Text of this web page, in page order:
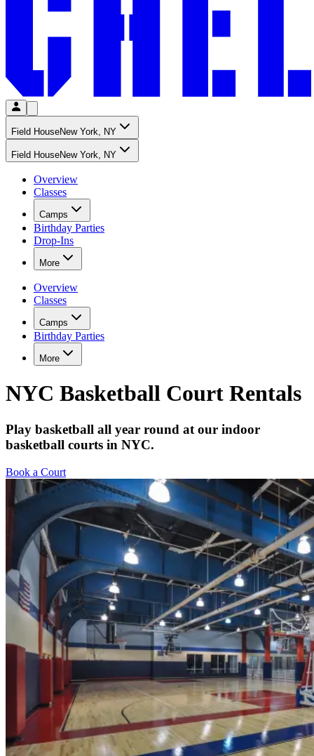
Field House​​​​‌ ‍ ​‍​‍‌‍ ‌ ​‍‌‍‍‌‌‍‌ ‌‍‍‌‌‍ ‍​‍​‍​ ‍‍​‍​‍‌ ​ ‌‍​‌‌‍ ‍‌‍‍‌‌ ‌​‌ ‍‌​‍ ‍‌‍‍‌‌‍ ​‍​‍​‍ ​​‍​‍‌‍‍​‌ ​‍‌‍‌‌‌‍‌‍​‍​‍​ ‍‍​‍​‍‌‍‍​‌ ‌​‌ ‌​‌ ​​‌ ​ ​ ‍‍​‍ ​‍ ‌‍​ ‌‍‍​‌‍‌‌‌‍ ​‌ ​ ‌‍‌‌‌‍​‌‌ ​​‌‍‍‌‌‍‌‌‌ ​‍‌ ​ ​‍ ‍‌ ​ ‌‍​‌‌‍ ‍‌‍‍‌‌ ‌​‌ ‍‌​‍ ‍‌ ​ ‌ ‌​‌ ‌‌‌‍‌​‌‍‍‌‌‍ ​‍ ‌‍‍‌‌‍ ‍‌ ‌​‌‍‌‌‌‍ ‍‌ ‌​​‍ ‌‍‌‌‌‍‌​‌‍‍‌‌ ‌​​‍ ‌‍ ‌‌‍ ‌‍‌​‌‍‌‌​ ‌‌ ​​‌ ​‍‌‍‌‌‌ ​ ‌‍‌‌‌‍ ‍‌ ‌​‌‍​‌‌ ‌​‌‍‍‌‌‍ ‌‍ ‍​ ‍ ‌‍‍‌‌‍‌​​ ‌​ ​​​ ‍​​ ​ ​ ‌ ​ ​​​ ​ ​ ​​‌‍​ ​‍ ‌​ ‌‍​ ‌ ​ ​‍‌‍​ ​‍ ‌​ ‌​‌‍‌‌‌‍​‍​ ‍​​‍ ‌‌‍​‍‌‍‌​​ ‌​‌‍​ ​‍ ‌​ ‍‌​ ​ ​ ‍​‌‍​‍​ ​ ‌‍​ ​ ‌‍​ ‌‍​ ‌‍​ ‍​​ ‍‌​ ​​​ ‍ ‌ ‌​‌ ‍‌‌ ​​‌‍‌‌​ ‌‌ ‌‍‌‍‌‌‌‍ ‍‌ ‌‌‌‍‌‌​ ‍ ‌ ​​‌‍​‌‌ ‌​‌‍‍​​ ‌‌ ​ ‌ ‌‌‌‍​‍‌​ ‍‌‍​‌‌ ‌‍‌‍‍‌‌‍‌ ‌‍​‌‌ ‌​‌‍‍‌‌‍ ‌‍ ‍​‍ ‍‌ ‌​‌‍‍‌‌ ‌​‌‍ ​‌‍‌‌​ ‌‍​‍‌‍​‌‌ ​ ‌‍‌‌‌‌‌‌‌ ​‍‌‍ ​​ ‌‌‍‍​‌ ‌​‌ ‌​‌ ​​‌ ​ ​‍‌‌​ ​ ‌​​‌​‍‌‌​ ​‍‌​‌‍​‍‌‌​ ​‍‌​‌‍‌‍​ ‌‍‍​‌‍‌‌‌‍ ​‌ ​ ‌‍‌‌‌‍​‌‌ ​​‌‍‍‌‌‍‌‌‌ ​‍‌ ​ ​‍ ‍‌ ​ ‌‍​‌‌‍ ‍‌‍‍‌‌ ‌​‌ ‍‌​‍ ‍‌ ​ ‌ ‌​‌ ‌‌‌‍‌​‌‍‍‌‌‍ ​‍‌‍‌‍‍‌‌‍‌​​ ‌​ ​​​ ‍​​ ​ ​ ‌ ​ ​​​ ​ ​ ​​‌‍​ ​‍ ‌​ ‌‍​ ‌ ​ ​‍‌‍​ ​‍ ‌​ ‌​‌‍‌‌‌‍​‍​ ‍​​‍ ‌‌‍​‍‌‍‌​​ ‌​‌‍​ ​‍ ‌​ ‍‌​ ​ ​ ‍​‌‍​‍​ ​ ‌‍​ ​ ‌‍​ ‌‍​ ‌‍​ ‍​​ ‍‌​ ​​​‍‌‍‌ ‌​‌ ‍‌‌ ​​‌‍‌‌​ ‌‌ ‌‍‌‍‌‌‌‍ ‍‌ ‌‌‌‍‌‌​‍‌‍‌ ​​‌‍​‌‌ ‌​‌‍‍​​ ‌‌ ​ ‌ ‌‌‌‍​‍‌​ ‍‌‍​‌‌ ‌‍‌‍‍‌‌‍‌ ‌‍​‌‌ ‌​‌‍‍‌‌‍ ‌‍ ‍​‍ ‍‌ ‌​‌‍‍‌‌ ‌​‌‍ ​‌‍‌‌​‍‌‍‌ ​​‌‍‌‌‌ ​‍‌ ​ ‌ ​​‌‍‌‌‌‍​ ‌ ‌​‌‍‍‌‌ ‌‍‌‍‌‌​ ‌‌ ​​‌ ‌‌‌‍​‍‌‍ ​‌‍‍‌‌ ​ ‌‍‍​‌‍‌‌‌‍‌​​‍​‍‌ ‌New York, NY​​​​‌ ‍ ​‍​‍‌‍ ‌ ​‍‌‍‍‌‌‍‌ ‌‍‍‌‌‍ ‍​‍​‍​ ‍‍​‍​‍‌ ​ ‌‍​‌‌‍ ‍‌‍‍‌‌ ‌​‌ ‍‌​‍ ‍‌‍‍‌‌‍ ​‍​‍​‍ ​​‍​‍‌‍‍​‌ ​‍‌‍‌‌‌‍‌‍​‍​‍​ ‍‍​‍​‍‌‍‍​‌ ‌​‌ ‌​‌ ​​‌ ​ ​ ‍‍​‍ ​‍ ‌‍​ ‌‍‍​‌‍‌‌‌‍ ​‌ ​ ‌‍‌‌‌‍​‌‌ ​​‌‍‍‌‌‍‌‌‌ ​‍‌ ​ ​‍ ‍‌ ​ ‌‍​‌‌‍ ‍‌‍‍‌‌ ‌​‌ ‍‌​‍ ‍‌ ​ ‌ ‌​‌ ‌‌‌‍‌​‌‍‍‌‌‍ ​‍ ‌‍‍‌‌‍ ‍‌ ‌​‌‍‌‌‌‍ ‍‌ ‌​​‍ ‌‍‌‌‌‍‌​‌‍‍‌‌ ‌​​‍ ‌‍ ‌‌‍ ‌‍‌​‌‍‌‌​ ‌‌ ​​‌ ​‍‌‍‌‌‌ ​ ‌‍‌‌‌‍ ‍‌ ‌​‌‍​‌‌ ‌​‌‍‍‌‌‍ ‌‍ ‍​ ‍ ‌‍‍‌‌‍‌​​ ‌​ ​​​ ‍​​ ​ ​ ‌ ​ ​​​ ​ ​ ​​‌‍​ ​‍ ‌​ ‌‍​ ‌ ​ ​‍‌‍​ ​‍ ‌​ ‌​‌‍‌‌‌‍​‍​ ‍​​‍ ‌‌‍​‍‌‍‌​​ ‌​‌‍​ ​‍ ‌​ ‍‌​ ​ ​ ‍​‌‍​‍​ ​ ‌‍​ ​ ‌‍​ ‌‍​ ‌‍​ ‍​​ ‍‌​ ​​​ ‍ ‌ ‌​‌ ‍‌‌ ​​‌‍‌‌​ ‌‌ ‌‍‌‍‌‌‌‍ ‍‌ ‌‌‌‍‌‌​ ‍ ‌ ​​‌‍​‌‌ ‌​‌‍‍​​ ‌‌ ‌‍‌‍‌‌‌‍ ‍‌ ‌‌‌‍‌‌‌​ ​‌‍ ‌‍​ ‌‍​‌‌ ‌​‌‍‍‌‌‍ ‌‍ ‍​ ‌‍​‍‌‍​‌‌ ​ ‌‍‌‌‌‌‌‌‌ ​‍‌‍ ​​ ‌‌‍‍​‌ ‌​‌ ‌​‌ ​​‌ ​ ​‍‌‌​ ​ ‌​​‌​‍‌‌​ ​‍‌​‌‍​‍‌‌​ ​‍‌​‌‍‌‍​ ‌‍‍​‌‍‌‌‌‍ ​‌ ​ ‌‍‌‌‌‍​‌‌ ​​‌‍‍‌‌‍‌‌‌ ​‍‌ ​ ​‍ ‍‌ ​ ‌‍​‌‌‍ ‍‌‍‍‌‌ ‌​‌ ‍‌​‍ ‍‌ ​ ‌ ‌​‌ ‌‌‌‍‌​‌‍‍‌‌‍ ​‍‌‍‌‍‍‌‌‍‌​​ ‌​ ​​​ ‍​​ ​ ​ ‌ ​ ​​​ ​ ​ ​​‌‍​ ​‍ ‌​ ‌‍​ ‌ ​ ​‍‌‍​ ​‍ ‌​ ‌​‌‍‌‌‌‍​‍​ ‍​​‍ ‌‌‍​‍‌‍‌​​ ‌​‌‍​ ​‍ ‌​ ‍‌​ ​ ​ ‍​‌‍​‍​ ​ ‌‍​ ​ ‌‍​ ‌‍​ ‌‍​ ‍​​ ‍‌​ ​​​‍‌‍‌ ‌​‌ ‍‌‌ ​​‌‍‌‌​ ‌‌ ‌‍‌‍‌‌‌‍ ‍‌ ‌‌‌‍‌‌​‍‌‍‌ ​​‌‍​‌‌ ‌​‌‍‍​​ ‌‌ ‌‍‌‍‌‌‌‍ ‍‌ ‌‌‌‍‌‌‌​ ​‌‍ ‌‍​ ‌‍​‌‌ ‌​‌‍‍‌‌‍ ‌‍ ‍​‍‌‍‌ ​​‌‍‌‌‌ ​‍‌ ​ ‌ ​​‌‍‌‌‌‍​ ‌ ‌​‌‍‍‌‌ ‌‍‌‍‌‌​ ‌‌ ​​‌ ‌‌‌‍​‍‌‍ ​‌‍‍‌‌ ​ ‌‍‍​‌‍‌‌‌‍‌​​‍​‍‌ ‌
Field House​​​​‌ ‍ ​‍​‍‌‍ ‌ ​‍‌‍‍‌‌‍‌ ‌‍‍‌‌‍ ‍​‍​‍​ ‍‍​‍​‍‌ ​ ‌‍​‌‌‍ ‍‌‍‍‌‌ ‌​‌ ‍‌​‍ ‍‌‍‍‌‌‍ ​‍​‍​‍ ​​‍​‍‌‍‍​‌ ​‍‌‍‌‌‌‍‌‍​‍​‍​ ‍‍​‍​‍‌‍‍​‌ ‌​‌ ‌​‌ ​​‌ ​ ​ ‍‍​‍ ​‍ ‌‍​ ‌‍‍​‌‍‌‌‌‍ ​‌ ​ ‌‍‌‌‌‍​‌‌ ​​‌‍‍‌‌‍‌‌‌ ​‍‌ ​ ​‍ ‍‌ ​ ‌‍​‌‌‍ ‍‌‍‍‌‌ ‌​‌ ‍‌​‍ ‍‌ ​ ‌ ‌​‌ ‌‌‌‍‌​‌‍‍‌‌‍ ​‍ ‌‍‍‌‌‍ ‍‌ ‌​‌‍‌‌‌‍ ‍‌ ‌​​‍ ‌‍‌‌‌‍‌​‌‍‍‌‌ ‌​​‍ ‌‍ ‌‌‍ ‌‍‌​‌‍‌‌​ ‌‌ ​​‌ ​‍‌‍‌‌‌ ​ ‌‍‌‌‌‍ ‍‌ ‌​‌‍​‌‌ ‌​‌‍‍‌‌‍ ‌‍ ‍​ ‍ ‌‍‍‌‌‍‌​​ ‌​ ​​​ ‍​​ ​ ​ ‌ ​ ​​​ ​ ​ ​​‌‍​ ​‍ ‌​ ‌‍​ ‌ ​ ​‍‌‍​ ​‍ ‌​ ‌​‌‍‌‌‌‍​‍​ ‍​​‍ ‌‌‍​‍‌‍‌​​ ‌​‌‍​ ​‍ ‌​ ‍‌​ ​ ​ ‍​‌‍​‍​ ​ ‌‍​ ​ ‌‍​ ‌‍​ ‌‍​ ‍​​ ‍‌​ ​​​ ‍ ‌ ‌​‌ ‍‌‌ ​​‌‍‌‌​ ‌‌ ‌‍‌‍‌‌‌‍ ‍‌ ‌‌‌‍‌‌​ ‍ ‌ ​​‌‍​‌‌ ‌​‌‍‍​​ ‌‌ ​ ‌ ‌‌‌‍​‍‌​ ‍‌‍​‌‌ ‌‍‌‍‍‌‌‍‌ ‌‍​‌‌ ‌​‌‍‍‌‌‍ ‌‍ ‍​‍ ‍‌ ‌​‌‍‍‌‌ ‌​‌‍ ​‌‍‌‌​ ‌‍​‍‌‍​‌‌ ​ ‌‍‌‌‌‌‌‌‌ ​‍‌‍ ​​ ‌‌‍‍​‌ ‌​‌ ‌​‌ ​​‌ ​ ​‍‌‌​ ​ ‌​​‌​‍‌‌​ ​‍‌​‌‍​‍‌‌​ ​‍‌​‌‍‌‍​ ‌‍‍​‌‍‌‌‌‍ ​‌ ​ ‌‍‌‌‌‍​‌‌ ​​‌‍‍‌‌‍‌‌‌ ​‍‌ ​ ​‍ ‍‌ ​ ‌‍​‌‌‍ ‍‌‍‍‌‌ ‌​‌ ‍‌​‍ ‍‌ ​ ‌ ‌​‌ ‌‌‌‍‌​‌‍‍‌‌‍ ​‍‌‍‌‍‍‌‌‍‌​​ ‌​ ​​​ ‍​​ ​ ​ ‌ ​ ​​​ ​ ​ ​​‌‍​ ​‍ ‌​ ‌‍​ ‌ ​ ​‍‌‍​ ​‍ ‌​ ‌​‌‍‌‌‌‍​‍​ ‍​​‍ ‌‌‍​‍‌‍‌​​ ‌​‌‍​ ​‍ ‌​ ‍‌​ ​ ​ ‍​‌‍​‍​ ​ ‌‍​ ​ ‌‍​ ‌‍​ ‌‍​ ‍​​ ‍‌​ ​​​‍‌‍‌ ‌​‌ ‍‌‌ ​​‌‍‌‌​ ‌‌ ‌‍‌‍‌‌‌‍ ‍‌ ‌‌‌‍‌‌​‍‌‍‌ ​​‌‍​‌‌ ‌​‌‍‍​​ ‌‌ ​ ‌ ‌‌‌‍​‍‌​ ‍‌‍​‌‌ ‌‍‌‍‍‌‌‍‌ ‌‍​‌‌ ‌​‌‍‍‌‌‍ ‌‍ ‍​‍ ‍‌ ‌​‌‍‍‌‌ ‌​‌‍ ​‌‍‌‌​‍‌‍‌ ​​‌‍‌‌‌ ​‍‌ ​ ‌ ​​‌‍‌‌‌‍​ ‌ ‌​‌‍‍‌‌ ‌‍‌‍‌‌​ ‌‌ ​​‌ ‌‌‌‍​‍‌‍ ​‌‍‍‌‌ ​ ‌‍‍​‌‍‌‌‌‍‌​​‍​‍‌ ‌New York, NY​​​​‌ ‍ ​‍​‍‌‍ ‌ ​‍‌‍‍‌‌‍‌ ‌‍‍‌‌‍ ‍​‍​‍​ ‍‍​‍​‍‌ ​ ‌‍​‌‌‍ ‍‌‍‍‌‌ ‌​‌ ‍‌​‍ ‍‌‍‍‌‌‍ ​‍​‍​‍ ​​‍​‍‌‍‍​‌ ​‍‌‍‌‌‌‍‌‍​‍​‍​ ‍‍​‍​‍‌‍‍​‌ ‌​‌ ‌​‌ ​​‌ ​ ​ ‍‍​‍ ​‍ ‌‍​ ‌‍‍​‌‍‌‌‌‍ ​‌ ​ ‌‍‌‌‌‍​‌‌ ​​‌‍‍‌‌‍‌‌‌ ​‍‌ ​ ​‍ ‍‌ ​ ‌‍​‌‌‍ ‍‌‍‍‌‌ ‌​‌ ‍‌​‍ ‍‌ ​ ‌ ‌​‌ ‌‌‌‍‌​‌‍‍‌‌‍ ​‍ ‌‍‍‌‌‍ ‍‌ ‌​‌‍‌‌‌‍ ‍‌ ‌​​‍ ‌‍‌‌‌‍‌​‌‍‍‌‌ ‌​​‍ ‌‍ ‌‌‍ ‌‍‌​‌‍‌‌​ ‌‌ ​​‌ ​‍‌‍‌‌‌ ​ ‌‍‌‌‌‍ ‍‌ ‌​‌‍​‌‌ ‌​‌‍‍‌‌‍ ‌‍ ‍​ ‍ ‌‍‍‌‌‍‌​​ ‌​ ​​​ ‍​​ ​ ​ ‌ ​ ​​​ ​ ​ ​​‌‍​ ​‍ ‌​ ‌‍​ ‌ ​ ​‍‌‍​ ​‍ ‌​ ‌​‌‍‌‌‌‍​‍​ ‍​​‍ ‌‌‍​‍‌‍‌​​ ‌​‌‍​ ​‍ ‌​ ‍‌​ ​ ​ ‍​‌‍​‍​ ​ ‌‍​ ​ ‌‍​ ‌‍​ ‌‍​ ‍​​ ‍‌​ ​​​ ‍ ‌ ‌​‌ ‍‌‌ ​​‌‍‌‌​ ‌‌ ‌‍‌‍‌‌‌‍ ‍‌ ‌‌‌‍‌‌​ ‍ ‌ ​​‌‍​‌‌ ‌​‌‍‍​​ ‌‌ ‌‍‌‍‌‌‌‍ ‍‌ ‌‌‌‍‌‌‌​ ​‌‍ ‌‍​ ‌‍​‌‌ ‌​‌‍‍‌‌‍ ‌‍ ‍​ ‌‍​‍‌‍​‌‌ ​ ‌‍‌‌‌‌‌‌‌ ​‍‌‍ ​​ ‌‌‍‍​‌ ‌​‌ ‌​‌ ​​‌ ​ ​‍‌‌​ ​ ‌​​‌​‍‌‌​ ​‍‌​‌‍​‍‌‌​ ​‍‌​‌‍‌‍​ ‌‍‍​‌‍‌‌‌‍ ​‌ ​ ‌‍‌‌‌‍​‌‌ ​​‌‍‍‌‌‍‌‌‌ ​‍‌ ​ ​‍ ‍‌ ​ ‌‍​‌‌‍ ‍‌‍‍‌‌ ‌​‌ ‍‌​‍ ‍‌ ​ ‌ ‌​‌ ‌‌‌‍‌​‌‍‍‌‌‍ ​‍‌‍‌‍‍‌‌‍‌​​ ‌​ ​​​ ‍​​ ​ ​ ‌ ​ ​​​ ​ ​ ​​‌‍​ ​‍ ‌​ ‌‍​ ‌ ​ ​‍‌‍​ ​‍ ‌​ ‌​‌‍‌‌‌‍​‍​ ‍​​‍ ‌‌‍​‍‌‍‌​​ ‌​‌‍​ ​‍ ‌​ ‍‌​ ​ ​ ‍​‌‍​‍​ ​ ‌‍​ ​ ‌‍​ ‌‍​ ‌‍​ ‍​​ ‍‌​ ​​​‍‌‍‌ ‌​‌ ‍‌‌ ​​‌‍‌‌​ ‌‌ ‌‍‌‍‌‌‌‍ ‍‌ ‌‌‌‍‌‌​‍‌‍‌ ​​‌‍​‌‌ ‌​‌‍‍​​ ‌‌ ‌‍‌‍‌‌‌‍ ‍‌ ‌‌‌‍‌‌‌​ ​‌‍ ‌‍​ ‌‍​‌‌ ‌​‌‍‍‌‌‍ ‌‍ ‍​‍‌‍‌ ​​‌‍‌‌‌ ​‍‌ ​ ‌ ​​‌‍‌‌‌‍​ ‌ ‌​‌‍‍‌‌ ‌‍‌‍‌‌​ ‌‌ ​​‌ ‌‌‌‍​‍‌‍ ​‌‍‍‌‌ ​ ‌‍‍​‌‍‌‌‌‍‌​​‍​‍‌ ‌
Overview​​​​‌ ‍ ​‍​‍‌‍ ‌ ​‍‌‍‍‌‌‍‌ ‌‍‍‌‌‍ ‍​‍​‍​ ‍‍​‍​‍‌ ​ ‌‍​‌‌‍ ‍‌‍‍‌‌ ‌​‌ ‍‌​‍ ‍‌‍‍‌‌‍ ​‍​‍​‍ ​​‍​‍‌‍‍​‌ ​‍‌‍‌‌‌‍‌‍​‍​‍​ ‍‍​‍​‍‌‍‍​‌ ‌​‌ ‌​‌ ​​‌ ​ ​ ‍‍​‍ ​‍ ‌‍​ ‌‍‍​‌‍‌‌‌‍ ​‌ ​ ‌‍‌‌‌‍​‌‌ ​​‌‍‍‌‌‍‌‌‌ ​‍‌ ​ ​‍ ‍‌ ​ ‌‍​‌‌‍ ‍‌‍‍‌‌ ‌​‌ ‍‌​‍ ‍‌ ​ ‌ ‌​‌ ‌‌‌‍‌​‌‍‍‌‌‍ ​‍ ‌‍‍‌‌‍ ‍‌ ‌​‌‍‌‌‌‍ ‍‌ ‌​​‍ ‌‍‌‌‌‍‌​‌‍‍‌‌ ‌​​‍ ‌‍ ‌‌‍ ‌‍‌​‌‍‌‌​ ‌‌ ​​‌ ​‍‌‍‌‌‌ ​ ‌‍‌‌‌‍ ‍‌ ‌​‌‍​‌‌ ‌​‌‍‍‌‌‍ ‌‍ ‍​ ‍ ‌‍‍‌‌‍‌​​ ‌​ ​​​ ‍​​ ​ ​ ‌ ​ ​​​ ​ ​ ​​‌‍​ ​‍ ‌​ ‌‍​ ‌ ​ ​‍‌‍​ ​‍ ‌​ ‌​‌‍‌‌‌‍​‍​ ‍​​‍ ‌‌‍​‍‌‍‌​​ ‌​‌‍​ ​‍ ‌​ ‍‌​ ​ ​ ‍​‌‍​‍​ ​ ‌‍​ ​ ‌‍​ ‌‍​ ‌‍​ ‍​​ ‍‌​ ​​​ ‍ ‌ ‌​‌ ‍‌‌ ​​‌‍‌‌​ ‌‌ ‌‍‌‍‌‌‌‍ ‍‌ ‌‌‌‍‌‌​ ‍ ‌ ​​‌‍​‌‌ ‌​‌‍‍​​ ‌‌ ​ ‌ ‌‌‌‍​‍‌​ ‍‌‍​‌‌ ‌‍‌‍‍‌‌‍‌ ‌‍​‌‌ ‌​‌‍‍‌‌‍ ‌‍ ‍​‍ ‍‌‍​ ‌‍ ‌‍ ​‌ ‌‌‌‍ ‌‌‍ ‍‌ ​ ​‍‌‌​ ‌‌‌​​‍‌‌ ‌‍‍ ‌‍‌‌‌ ‍‌​‍‌‌​ ​ ‌​‌​​‍‌‌​ ​ ‌​‌​​‍‌‌​ ​‍​ ​‍​ ‌‍‌‍‌‌​ ‍​​ ‌‍​ ​ ​ ​‍​ ‍‌‌‍‌‍​ ​​‌‍‌‍​ ​ ​ ​‌​ ​‍​ ​‌​ ‍​‌‍‌‍‌‍‌‍​ ‌​​ ‍‌​ ​​​ ​‌​ ​‍​ ‍‌​ ‌‍​ ‍​‌‍‌‍​ ‌​​ ‌‌​ ‍‌​ ‌ ​ ‌ ​ ‌‍​‍‌‌​ ​‍​ ​‍​‍‌‌​ ‌‌‌​‌​​‍ ‍‌‍ ​‌‍‍‌‌‍ ‍‌‍‍ ‌ ​ ​‍‌‌​ ‌‌‌​​‍‌‌ ‌‍‍ ‌‍‌‌‌ ‍‌​‍‌‌​ ​ ‌​‌​​‍‌‌​ ​ ‌​‌​​‍‌‌​ ​‍​ ​‍​ ‌‌​ ‍‌‌‍‌‍‌‍​‍​ ​ ​ ‌‌‌‍​ ‌‍‌‌​ ‍​‌‍​‌​ ‌ ‌‍​‍​‍‌‌​ ​‍​ ​‍​‍‌‌​ ‌‌‌​‌​​‍ ‍‌ ‌​‌‍‍‌‌ ‌​‌‍ ​‌‍‌‌​ ‌‍​‍‌‍​‌‌ ​ ‌‍‌‌‌‌‌‌‌ ​‍‌‍ ​​ ‌‌‍‍​‌ ‌​‌ ‌​‌ ​​‌ ​ ​‍‌‌​ ​ ‌​​‌​‍‌‌​ ​‍‌​‌‍​‍‌‌​ ​‍‌​‌‍‌‍​ ‌‍‍​‌‍‌‌‌‍ ​‌ ​ ‌‍‌‌‌‍​‌‌ ​​‌‍‍‌‌‍‌‌‌ ​‍‌ ​ ​‍ ‍‌ ​ ‌‍​‌‌‍ ‍‌‍‍‌‌ ‌​‌ ‍‌​‍ ‍‌ ​ ‌ ‌​‌ ‌‌‌‍‌​‌‍‍‌‌‍ ​‍‌‍‌‍‍‌‌‍‌​​ ‌​ ​​​ ‍​​ ​ ​ ‌ ​ ​​​ ​ ​ ​​‌‍​ ​‍ ‌​ ‌‍​ ‌ ​ ​‍‌‍​ ​‍ ‌​ ‌​‌‍‌‌‌‍​‍​ ‍​​‍ ‌‌‍​‍‌‍‌​​ ‌​‌‍​ ​‍ ‌​ ‍‌​ ​ ​ ‍​‌‍​‍​ ​ ‌‍​ ​ ‌‍​ ‌‍​ ‌‍​ ‍​​ ‍‌​ ​​​‍‌‍‌ ‌​‌ ‍‌‌ ​​‌‍‌‌​ ‌‌ ‌‍‌‍‌‌‌‍ ‍‌ ‌‌‌‍‌‌​‍‌‍‌ ​​‌‍​‌‌ ‌​‌‍‍​​ ‌‌ ​ ‌ ‌‌‌‍​‍‌​ ‍‌‍​‌‌ ‌‍‌‍‍‌‌‍‌ ‌‍​‌‌ ‌​‌‍‍‌‌‍ ‌‍ ‍​‍ ‍‌‍​ ‌‍ ‌‍ ​‌ ‌‌‌‍ ‌‌‍ ‍‌ ​ ​‍‌‌​ ‌‌‌​​‍‌‌ ‌‍‍ ‌‍‌‌‌ ‍‌​‍‌‌​ ​ ‌​‌​​‍‌‌​ ​ ‌​‌​​‍‌‌​ ​‍​ ​‍​ ‌‍‌‍‌‌​ ‍​​ ‌‍​ ​ ​ ​‍​ ‍‌‌‍‌‍​ ​​‌‍‌‍​ ​ ​ ​‌​ ​‍​ ​‌​ ‍​‌‍‌‍‌‍‌‍​ ‌​​ ‍‌​ ​​​ ​‌​ ​‍​ ‍‌​ ‌‍​ ‍​‌‍‌‍​ ‌​​ ‌‌​ ‍‌​ ‌ ​ ‌ ​ ‌‍​‍‌‌​ ​‍​ ​‍​‍‌‌​ ‌‌‌​‌​​‍ ‍‌‍ ​‌‍‍‌‌‍ ‍‌‍‍ ‌ ​ ​‍‌‌​ ‌‌‌​​‍‌‌ ‌‍‍ ‌‍‌‌‌ ‍‌​‍‌‌​ ​ ‌​‌​​‍‌‌​ ​ ‌​‌​​‍‌‌​ ​‍​ ​‍​ ‌‌​ ‍‌‌‍‌‍‌‍​‍​ ​ ​ ‌‌‌‍​ ‌‍‌‌​ ‍​‌‍​‌​ ‌ ‌‍​‍​‍‌‌​ ​‍​ ​‍​‍‌‌​ ‌‌‌​‌​​‍ ‍‌ ‌​‌‍‍‌‌ ‌​‌‍ ​‌‍‌‌​‍‌‍‌ ​​‌‍‌‌‌ ​‍‌ ​ ‌ ​​‌‍‌‌‌‍​ ‌ ‌​‌‍‍‌‌ ‌‍‌‍‌‌​ ‌‌ ​​‌ ‌‌‌‍​‍‌‍ ​‌‍‍‌‌ ​ ‌‍‍​‌‍‌‌‌‍‌​​‍​‍‌ ‌
Classes​​​​‌ ‍ ​‍​‍‌‍ ‌ ​‍‌‍‍‌‌‍‌ ‌‍‍‌‌‍ ‍​‍​‍​ ‍‍​‍​‍‌ ​ ‌‍​‌‌‍ ‍‌‍‍‌‌ ‌​‌ ‍‌​‍ ‍‌‍‍‌‌‍ ​‍​‍​‍ ​​‍​‍‌‍‍​‌ ​‍‌‍‌‌‌‍‌‍​‍​‍​ ‍‍​‍​‍‌‍‍​‌ ‌​‌ ‌​‌ ​​‌ ​ ​ ‍‍​‍ ​‍ ‌‍​ ‌‍‍​‌‍‌‌‌‍ ​‌ ​ ‌‍‌‌‌‍​‌‌ ​​‌‍‍‌‌‍‌‌‌ ​‍‌ ​ ​‍ ‍‌ ​ ‌‍​‌‌‍ ‍‌‍‍‌‌ ‌​‌ ‍‌​‍ ‍‌ ​ ‌ ‌​‌ ‌‌‌‍‌​‌‍‍‌‌‍ ​‍ ‌‍‍‌‌‍ ‍‌ ‌​‌‍‌‌‌‍ ‍‌ ‌​​‍ ‌‍‌‌‌‍‌​‌‍‍‌‌ ‌​​‍ ‌‍ ‌‌‍ ‌‍‌​‌‍‌‌​ ‌‌ ​​‌ ​‍‌‍‌‌‌ ​ ‌‍‌‌‌‍ ‍‌ ‌​‌‍​‌‌ ‌​‌‍‍‌‌‍ ‌‍ ‍​ ‍ ‌‍‍‌‌‍‌​​ ‌​ ​​​ ‍​​ ​ ​ ‌ ​ ​​​ ​ ​ ​​‌‍​ ​‍ ‌​ ‌‍​ ‌ ​ ​‍‌‍​ ​‍ ‌​ ‌​‌‍‌‌‌‍​‍​ ‍​​‍ ‌‌‍​‍‌‍‌​​ ‌​‌‍​ ​‍ ‌​ ‍‌​ ​ ​ ‍​‌‍​‍​ ​ ‌‍​ ​ ‌‍​ ‌‍​ ‌‍​ ‍​​ ‍‌​ ​​​ ‍ ‌ ‌​‌ ‍‌‌ ​​‌‍‌‌​ ‌‌ ‌‍‌‍‌‌‌‍ ‍‌ ‌‌‌‍‌‌​ ‍ ‌ ​​‌‍​‌‌ ‌​‌‍‍​​ ‌‌ ​ ‌ ‌‌‌‍​‍‌​ ‍‌‍​‌‌ ‌‍‌‍‍‌‌‍‌ ‌‍​‌‌ ‌​‌‍‍‌‌‍ ‌‍ ‍​‍ ‍‌‍​ ‌‍ ‌‍ ​‌ ‌‌‌‍ ‌‌‍ ‍‌ ​ ​‍‌‌​ ‌‌‌​​‍‌‌ ‌‍‍ ‌‍‌‌‌ ‍‌​‍‌‌​ ​ ‌​‌​​‍‌‌​ ​ ‌​‌​​‍‌‌​ ​‍​ ​‍​ ‍‌‌‍​‍​ ‌‌​ ‌‌​ ‌ ​ ‌‌​ ​ ​ ‍‌​ ​​​ ‌‌​ ​‍‌‍​‍​‍‌‌​ ​‍​ ​‍​‍‌‌​ ‌‌‌​‌​​‍ ‍‌‍ ​‌‍‍‌‌‍ ‍‌‍‍ ‌ ​ ​‍‌‌​ ‌‌‌​​‍‌‌ ‌‍‍ ‌‍‌‌‌ ‍‌​‍‌‌​ ​ ‌​‌​​‍‌‌​ ​ ‌​‌​​‍‌‌​ ​‍​ ​‍​ ‌‌​ ‍‌‌‍‌‍‌‍​‍​ ​ ​ ‌‌‌‍​ ‌‍‌‌​ ‍​‌‍​‌​ ‌ ‌‍​‍​‍‌‌​ ​‍​ ​‍​‍‌‌​ ‌‌‌​‌​​‍ ‍‌ ‌​‌‍‍‌‌ ‌​‌‍ ​‌‍‌‌​ ‌‍​‍‌‍​‌‌ ​ ‌‍‌‌‌‌‌‌‌ ​‍‌‍ ​​ ‌‌‍‍​‌ ‌​‌ ‌​‌ ​​‌ ​ ​‍‌‌​ ​ ‌​​‌​‍‌‌​ ​‍‌​‌‍​‍‌‌​ ​‍‌​‌‍‌‍​ ‌‍‍​‌‍‌‌‌‍ ​‌ ​ ‌‍‌‌‌‍​‌‌ ​​‌‍‍‌‌‍‌‌‌ ​‍‌ ​ ​‍ ‍‌ ​ ‌‍​‌‌‍ ‍‌‍‍‌‌ ‌​‌ ‍‌​‍ ‍‌ ​ ‌ ‌​‌ ‌‌‌‍‌​‌‍‍‌‌‍ ​‍‌‍‌‍‍‌‌‍‌​​ ‌​ ​​​ ‍​​ ​ ​ ‌ ​ ​​​ ​ ​ ​​‌‍​ ​‍ ‌​ ‌‍​ ‌ ​ ​‍‌‍​ ​‍ ‌​ ‌​‌‍‌‌‌‍​‍​ ‍​​‍ ‌‌‍​‍‌‍‌​​ ‌​‌‍​ ​‍ ‌​ ‍‌​ ​ ​ ‍​‌‍​‍​ ​ ‌‍​ ​ ‌‍​ ‌‍​ ‌‍​ ‍​​ ‍‌​ ​​​‍‌‍‌ ‌​‌ ‍‌‌ ​​‌‍‌‌​ ‌‌ ‌‍‌‍‌‌‌‍ ‍‌ ‌‌‌‍‌‌​‍‌‍‌ ​​‌‍​‌‌ ‌​‌‍‍​​ ‌‌ ​ ‌ ‌‌‌‍​‍‌​ ‍‌‍​‌‌ ‌‍‌‍‍‌‌‍‌ ‌‍​‌‌ ‌​‌‍‍‌‌‍ ‌‍ ‍​‍ ‍‌‍​ ‌‍ ‌‍ ​‌ ‌‌‌‍ ‌‌‍ ‍‌ ​ ​‍‌‌​ ‌‌‌​​‍‌‌ ‌‍‍ ‌‍‌‌‌ ‍‌​‍‌‌​ ​ ‌​‌​​‍‌‌​ ​ ‌​‌​​‍‌‌​ ​‍​ ​‍​ ‍‌‌‍​‍​ ‌‌​ ‌‌​ ‌ ​ ‌‌​ ​ ​ ‍‌​ ​​​ ‌‌​ ​‍‌‍​‍​‍‌‌​ ​‍​ ​‍​‍‌‌​ ‌‌‌​‌​​‍ ‍‌‍ ​‌‍‍‌‌‍ ‍‌‍‍ ‌ ​ ​‍‌‌​ ‌‌‌​​‍‌‌ ‌‍‍ ‌‍‌‌‌ ‍‌​‍‌‌​ ​ ‌​‌​​‍‌‌​ ​ ‌​‌​​‍‌‌​ ​‍​ ​‍​ ‌‌​ ‍‌‌‍‌‍‌‍​‍​ ​ ​ ‌‌‌‍​ ‌‍‌‌​ ‍​‌‍​‌​ ‌ ‌‍​‍​‍‌‌​ ​‍​ ​‍​‍‌‌​ ‌‌‌​‌​​‍ ‍‌ ‌​‌‍‍‌‌ ‌​‌‍ ​‌‍‌‌​‍‌‍‌ ​​‌‍‌‌‌ ​‍‌ ​ ‌ ​​‌‍‌‌‌‍​ ‌ ‌​‌‍‍‌‌ ‌‍‌‍‌‌​ ‌‌ ​​‌ ‌‌‌‍​‍‌‍ ​‌‍‍‌‌ ​ ‌‍‍​‌‍‌‌‌‍‌​​‍​‍‌ ‌
Camps​​​​‌ ‍ ​‍​‍‌‍ ‌ ​‍‌‍‍‌‌‍‌ ‌‍‍‌‌‍ ‍​‍​‍​ ‍‍​‍​‍‌ ​ ‌‍​‌‌‍ ‍‌‍‍‌‌ ‌​‌ ‍‌​‍ ‍‌‍‍‌‌‍ ​‍​‍​‍ ​​‍​‍‌‍‍​‌ ​‍‌‍‌‌‌‍‌‍​‍​‍​ ‍‍​‍​‍‌‍‍​‌ ‌​‌ ‌​‌ ​​‌ ​ ​ ‍‍​‍ ​‍ ‌‍​ ‌‍‍​‌‍‌‌‌‍ ​‌ ​ ‌‍‌‌‌‍​‌‌ ​​‌‍‍‌‌‍‌‌‌ ​‍‌ ​ ​‍ ‍‌ ​ ‌‍​‌‌‍ ‍‌‍‍‌‌ ‌​‌ ‍‌​‍ ‍‌ ​ ‌ ‌​‌ ‌‌‌‍‌​‌‍‍‌‌‍ ​‍ ‌‍‍‌‌‍ ‍‌ ‌​‌‍‌‌‌‍ ‍‌ ‌​​‍ ‌‍‌‌‌‍‌​‌‍‍‌‌ ‌​​‍ ‌‍ ‌‌‍ ‌‍‌​‌‍‌‌​ ‌‌ ​​‌ ​‍‌‍‌‌‌ ​ ‌‍‌‌‌‍ ‍‌ ‌​‌‍​‌‌ ‌​‌‍‍‌‌‍ ‌‍ ‍​ ‍ ‌‍‍‌‌‍‌​​ ‌​ ​​​ ‍​​ ​ ​ ‌ ​ ​​​ ​ ​ ​​‌‍​ ​‍ ‌​ ‌‍​ ‌ ​ ​‍‌‍​ ​‍ ‌​ ‌​‌‍‌‌‌‍​‍​ ‍​​‍ ‌‌‍​‍‌‍‌​​ ‌​‌‍​ ​‍ ‌​ ‍‌​ ​ ​ ‍​‌‍​‍​ ​ ‌‍​ ​ ‌‍​ ‌‍​ ‌‍​ ‍​​ ‍‌​ ​​​ ‍ ‌ ‌​‌ ‍‌‌ ​​‌‍‌‌​ ‌‌ ‌‍‌‍‌‌‌‍ ‍‌ ‌‌‌‍‌‌​ ‍ ‌ ​​‌‍​‌‌ ‌​‌‍‍​​ ‌‌ ​ ‌ ‌‌‌‍​‍‌​ ‍‌‍​‌‌ ‌‍‌‍‍‌‌‍‌ ‌‍​‌‌ ‌​‌‍‍‌‌‍ ‌‍ ‍​‍ ‍‌‍​ ‌‍ ‌‍ ​‌ ‌‌‌‍ ‌‌‍ ‍‌ ​ ​‍‌‌​ ‌‌‌​​‍‌‌ ‌‍‍ ‌‍‌‌‌ ‍‌​‍‌‌​ ​ ‌​‌​​‍‌‌​ ​ ‌​‌​​‍‌‌​ ​‍​ ​‍​ ‌ ‌‍​‍‌‍‌‌‌‍‌​​ ​​​ ‌ ‌‍​‍​ ‌‍‌‍‌​​ ‌‌​ ​ ‌‍​‌​‍‌‌​ ​‍​ ​‍​‍‌‌​ ‌‌‌​‌​​‍ ‍‌ ‌​‌‍‍‌‌ ‌​‌‍ ​‌‍‌‌​ ‌‍​‍‌‍​‌‌ ​ ‌‍‌‌‌‌‌‌‌ ​‍‌‍ ​​ ‌‌‍‍​‌ ‌​‌ ‌​‌ ​​‌ ​ ​‍‌‌​ ​ ‌​​‌​‍‌‌​ ​‍‌​‌‍​‍‌‌​ ​‍‌​‌‍‌‍​ ‌‍‍​‌‍‌‌‌‍ ​‌ ​ ‌‍‌‌‌‍​‌‌ ​​‌‍‍‌‌‍‌‌‌ ​‍‌ ​ ​‍ ‍‌ ​ ‌‍​‌‌‍ ‍‌‍‍‌‌ ‌​‌ ‍‌​‍ ‍‌ ​ ‌ ‌​‌ ‌‌‌‍‌​‌‍‍‌‌‍ ​‍‌‍‌‍‍‌‌‍‌​​ ‌​ ​​​ ‍​​ ​ ​ ‌ ​ ​​​ ​ ​ ​​‌‍​ ​‍ ‌​ ‌‍​ ‌ ​ ​‍‌‍​ ​‍ ‌​ ‌​‌‍‌‌‌‍​‍​ ‍​​‍ ‌‌‍​‍‌‍‌​​ ‌​‌‍​ ​‍ ‌​ ‍‌​ ​ ​ ‍​‌‍​‍​ ​ ‌‍​ ​ ‌‍​ ‌‍​ ‌‍​ ‍​​ ‍‌​ ​​​‍‌‍‌ ‌​‌ ‍‌‌ ​​‌‍‌‌​ ‌‌ ‌‍‌‍‌‌‌‍ ‍‌ ‌‌‌‍‌‌​‍‌‍‌ ​​‌‍​‌‌ ‌​‌‍‍​​ ‌‌ ​ ‌ ‌‌‌‍​‍‌​ ‍‌‍​‌‌ ‌‍‌‍‍‌‌‍‌ ‌‍​‌‌ ‌​‌‍‍‌‌‍ ‌‍ ‍​‍ ‍‌‍​ ‌‍ ‌‍ ​‌ ‌‌‌‍ ‌‌‍ ‍‌ ​ ​‍‌‌​ ‌‌‌​​‍‌‌ ‌‍‍ ‌‍‌‌‌ ‍‌​‍‌‌​ ​ ‌​‌​​‍‌‌​ ​ ‌​‌​​‍‌‌​ ​‍​ ​‍​ ‌ ‌‍​‍‌‍‌‌‌‍‌​​ ​​​ ‌ ‌‍​‍​ ‌‍‌‍‌​​ ‌‌​ ​ ‌‍​‌​‍‌‌​ ​‍​ ​‍​‍‌‌​ ‌‌‌​‌​​‍ ‍‌ ‌​‌‍‍‌‌ ‌​‌‍ ​‌‍‌‌​‍‌‍‌ ​​‌‍‌‌‌ ​‍‌ ​ ‌ ​​‌‍‌‌‌‍​ ‌ ‌​‌‍‍‌‌ ‌‍‌‍‌‌​ ‌‌ ​​‌ ‌‌‌‍​‍‌‍ ​‌‍‍‌‌ ​ ‌‍‍​‌‍‌‌‌‍‌​​‍​‍‌ ‌
Birthday Parties​​​​‌ ‍ ​‍​‍‌‍ ‌ ​‍‌‍‍‌‌‍‌ ‌‍‍‌‌‍ ‍​‍​‍​ ‍‍​‍​‍‌ ​ ‌‍​‌‌‍ ‍‌‍‍‌‌ ‌​‌ ‍‌​‍ ‍‌‍‍‌‌‍ ​‍​‍​‍ ​​‍​‍‌‍‍​‌ ​‍‌‍‌‌‌‍‌‍​‍​‍​ ‍‍​‍​‍‌‍‍​‌ ‌​‌ ‌​‌ ​​‌ ​ ​ ‍‍​‍ ​‍ ‌‍​ ‌‍‍​‌‍‌‌‌‍ ​‌ ​ ‌‍‌‌‌‍​‌‌ ​​‌‍‍‌‌‍‌‌‌ ​‍‌ ​ ​‍ ‍‌ ​ ‌‍​‌‌‍ ‍‌‍‍‌‌ ‌​‌ ‍‌​‍ ‍‌ ​ ‌ ‌​‌ ‌‌‌‍‌​‌‍‍‌‌‍ ​‍ ‌‍‍‌‌‍ ‍‌ ‌​‌‍‌‌‌‍ ‍‌ ‌​​‍ ‌‍‌‌‌‍‌​‌‍‍‌‌ ‌​​‍ ‌‍ ‌‌‍ ‌‍‌​‌‍‌‌​ ‌‌ ​​‌ ​‍‌‍‌‌‌ ​ ‌‍‌‌‌‍ ‍‌ ‌​‌‍​‌‌ ‌​‌‍‍‌‌‍ ‌‍ ‍​ ‍ ‌‍‍‌‌‍‌​​ ‌​ ​​​ ‍​​ ​ ​ ‌ ​ ​​​ ​ ​ ​​‌‍​ ​‍ ‌​ ‌‍​ ‌ ​ ​‍‌‍​ ​‍ ‌​ ‌​‌‍‌‌‌‍​‍​ ‍​​‍ ‌‌‍​‍‌‍‌​​ ‌​‌‍​ ​‍ ‌​ ‍‌​ ​ ​ ‍​‌‍​‍​ ​ ‌‍​ ​ ‌‍​ ‌‍​ ‌‍​ ‍​​ ‍‌​ ​​​ ‍ ‌ ‌​‌ ‍‌‌ ​​‌‍‌‌​ ‌‌ ‌‍‌‍‌‌‌‍ ‍‌ ‌‌‌‍‌‌​ ‍ ‌ ​​‌‍​‌‌ ‌​‌‍‍​​ ‌‌ ​ ‌ ‌‌‌‍​‍‌​ ‍‌‍​‌‌ ‌‍‌‍‍‌‌‍‌ ‌‍​‌‌ ‌​‌‍‍‌‌‍ ‌‍ ‍​‍ ‍‌‍​ ‌‍ ‌‍ ​‌ ‌‌‌‍ ‌‌‍ ‍‌ ​ ​‍‌‌​ ‌‌‌​​‍‌‌ ‌‍‍ ‌‍‌‌‌ ‍‌​‍‌‌​ ​ ‌​‌​​‍‌‌​ ​ ‌​‌​​‍‌‌​ ​‍​ ​‍‌‍‌‌‌‍‌‍​ ‌‌​ ‌​​ ‌‌​ ‌‍​ ‌‌​ ‌​‌‍‌​​ ‌‍​ ​ ‌‍​‌​‍‌‌​ ​‍​ ​‍​‍‌‌​ ‌‌‌​‌​​‍ ‍‌‍ ​‌‍‍‌‌‍ ‍‌‍‍ ‌ ​ ​‍‌‌​ ‌‌‌​​‍‌‌ ‌‍‍ ‌‍‌‌‌ ‍‌​‍‌‌​ ​ ‌​‌​​‍‌‌​ ​ ‌​‌​​‍‌‌​ ​‍​ ​‍‌‍​‌​ ​ ​ ‌ ​ ‍‌​ ​ ​ ‍‌​ ​​‌‍‌‍​ ‍‌​ ​​‌‍​‌‌‍‌‌​‍‌‌​ ​‍​ ​‍​‍‌‌​ ‌‌‌​‌​​‍ ‍‌ ‌​‌‍‍‌‌ ‌​‌‍ ​‌‍‌‌​ ‌‍​‍‌‍​‌‌ ​ ‌‍‌‌‌‌‌‌‌ ​‍‌‍ ​​ ‌‌‍‍​‌ ‌​‌ ‌​‌ ​​‌ ​ ​‍‌‌​ ​ ‌​​‌​‍‌‌​ ​‍‌​‌‍​‍‌‌​ ​‍‌​‌‍‌‍​ ‌‍‍​‌‍‌‌‌‍ ​‌ ​ ‌‍‌‌‌‍​‌‌ ​​‌‍‍‌‌‍‌‌‌ ​‍‌ ​ ​‍ ‍‌ ​ ‌‍​‌‌‍ ‍‌‍‍‌‌ ‌​‌ ‍‌​‍ ‍‌ ​ ‌ ‌​‌ ‌‌‌‍‌​‌‍‍‌‌‍ ​‍‌‍‌‍‍‌‌‍‌​​ ‌​ ​​​ ‍​​ ​ ​ ‌ ​ ​​​ ​ ​ ​​‌‍​ ​‍ ‌​ ‌‍​ ‌ ​ ​‍‌‍​ ​‍ ‌​ ‌​‌‍‌‌‌‍​‍​ ‍​​‍ ‌‌‍​‍‌‍‌​​ ‌​‌‍​ ​‍ ‌​ ‍‌​ ​ ​ ‍​‌‍​‍​ ​ ‌‍​ ​ ‌‍​ ‌‍​ ‌‍​ ‍​​ ‍‌​ ​​​‍‌‍‌ ‌​‌ ‍‌‌ ​​‌‍‌‌​ ‌‌ ‌‍‌‍‌‌‌‍ ‍‌ ‌‌‌‍‌‌​‍‌‍‌ ​​‌‍​‌‌ ‌​‌‍‍​​ ‌‌ ​ ‌ ‌‌‌‍​‍‌​ ‍‌‍​‌‌ ‌‍‌‍‍‌‌‍‌ ‌‍​‌‌ ‌​‌‍‍‌‌‍ ‌‍ ‍​‍ ‍‌‍​ ‌‍ ‌‍ ​‌ ‌‌‌‍ ‌‌‍ ‍‌ ​ ​‍‌‌​ ‌‌‌​​‍‌‌ ‌‍‍ ‌‍‌‌‌ ‍‌​‍‌‌​ ​ ‌​‌​​‍‌‌​ ​ ‌​‌​​‍‌‌​ ​‍​ ​‍‌‍‌‌‌‍‌‍​ ‌‌​ ‌​​ ‌‌​ ‌‍​ ‌‌​ ‌​‌‍‌​​ ‌‍​ ​ ‌‍​‌​‍‌‌​ ​‍​ ​‍​‍‌‌​ ‌‌‌​‌​​‍ ‍‌‍ ​‌‍‍‌‌‍ ‍‌‍‍ ‌ ​ ​‍‌‌​ ‌‌‌​​‍‌‌ ‌‍‍ ‌‍‌‌‌ ‍‌​‍‌‌​ ​ ‌​‌​​‍‌‌​ ​ ‌​‌​​‍‌‌​ ​‍​ ​‍‌‍​‌​ ​ ​ ‌ ​ ‍‌​ ​ ​ ‍‌​ ​​‌‍‌‍​ ‍‌​ ​​‌‍​‌‌‍‌‌​‍‌‌​ ​‍​ ​‍​‍‌‌​ ‌‌‌​‌​​‍ ‍‌ ‌​‌‍‍‌‌ ‌​‌‍ ​‌‍‌‌​‍‌‍‌ ​​‌‍‌‌‌ ​‍‌ ​ ‌ ​​‌‍‌‌‌‍​ ‌ ‌​‌‍‍‌‌ ‌‍‌‍‌‌​ ‌‌ ​​‌ ‌‌‌‍​‍‌‍ ​‌‍‍‌‌ ​ ‌‍‍​‌‍‌‌‌‍‌​​‍​‍‌ ‌
Drop-Ins​​​​‌ ‍ ​‍​‍‌‍ ‌ ​‍‌‍‍‌‌‍‌ ‌‍‍‌‌‍ ‍​‍​‍​ ‍‍​‍​‍‌ ​ ‌‍​‌‌‍ ‍‌‍‍‌‌ ‌​‌ ‍‌​‍ ‍‌‍‍‌‌‍ ​‍​‍​‍ ​​‍​‍‌‍‍​‌ ​‍‌‍‌‌‌‍‌‍​‍​‍​ ‍‍​‍​‍‌‍‍​‌ ‌​‌ ‌​‌ ​​‌ ​ ​ ‍‍​‍ ​‍ ‌‍​ ‌‍‍​‌‍‌‌‌‍ ​‌ ​ ‌‍‌‌‌‍​‌‌ ​​‌‍‍‌‌‍‌‌‌ ​‍‌ ​ ​‍ ‍‌ ​ ‌‍​‌‌‍ ‍‌‍‍‌‌ ‌​‌ ‍‌​‍ ‍‌ ​ ‌ ‌​‌ ‌‌‌‍‌​‌‍‍‌‌‍ ​‍ ‌‍‍‌‌‍ ‍‌ ‌​‌‍‌‌‌‍ ‍‌ ‌​​‍ ‌‍‌‌‌‍‌​‌‍‍‌‌ ‌​​‍ ‌‍ ‌‌‍ ‌‍‌​‌‍‌‌​ ‌‌ ​​‌ ​‍‌‍‌‌‌ ​ ‌‍‌‌‌‍ ‍‌ ‌​‌‍​‌‌ ‌​‌‍‍‌‌‍ ‌‍ ‍​ ‍ ‌‍‍‌‌‍‌​​ ‌​ ​​​ ‍​​ ​ ​ ‌ ​ ​​​ ​ ​ ​​‌‍​ ​‍ ‌​ ‌‍​ ‌ ​ ​‍‌‍​ ​‍ ‌​ ‌​‌‍‌‌‌‍​‍​ ‍​​‍ ‌‌‍​‍‌‍‌​​ ‌​‌‍​ ​‍ ‌​ ‍‌​ ​ ​ ‍​‌‍​‍​ ​ ‌‍​ ​ ‌‍​ ‌‍​ ‌‍​ ‍​​ ‍‌​ ​​​ ‍ ‌ ‌​‌ ‍‌‌ ​​‌‍‌‌​ ‌‌ ‌‍‌‍‌‌‌‍ ‍‌ ‌‌‌‍‌‌​ ‍ ‌ ​​‌‍​‌‌ ‌​‌‍‍​​ ‌‌ ​ ‌ ‌‌‌‍​‍‌​ ‍‌‍​‌‌ ‌‍‌‍‍‌‌‍‌ ‌‍​‌‌ ‌​‌‍‍‌‌‍ ‌‍ ‍​‍ ‍‌‍​ ‌‍ ‌‍ ​‌ ‌‌‌‍ ‌‌‍ ‍‌ ​ ​‍‌‌​ ‌‌‌​​‍‌‌ ‌‍‍ ‌‍‌‌‌ ‍‌​‍‌‌​ ​ ‌​‌​​‍‌‌​ ​ ‌​‌​​‍‌‌​ ​‍​ ​‍​ ‌​​ ‌‍‌‍​‌‌‍​‌‌‍‌‍​ ​​​ ‌​​ ‌‍​ ‍​‌‍‌‍​ ‍‌‌‍‌​​‍‌‌​ ​‍​ ​‍​‍‌‌​ ‌‌‌​‌​​‍ ‍‌‍ ​‌‍‍‌‌‍ ‍‌‍‍ ‌ ​ ​‍‌‌​ ‌‌‌​​‍‌‌ ‌‍‍ ‌‍‌‌‌ ‍‌​‍‌‌​ ​ ‌​‌​​‍‌‌​ ​ ‌​‌​​‍‌‌​ ​‍​ ​‍​ ​ ​ ​‌​ ‍‌​ ​ ‌‍​‍​ ​ ​ ‌‍​ ‌ ​ ‍‌‌‍‌‍‌‍​‌​ ‍‌​‍‌‌​ ​‍​ ​‍​‍‌‌​ ‌‌‌​‌​​‍ ‍‌ ‌​‌‍‍‌‌ ‌​‌‍ ​‌‍‌‌​ ‌‍​‍‌‍​‌‌ ​ ‌‍‌‌‌‌‌‌‌ ​‍‌‍ ​​ ‌‌‍‍​‌ ‌​‌ ‌​‌ ​​‌ ​ ​‍‌‌​ ​ ‌​​‌​‍‌‌​ ​‍‌​‌‍​‍‌‌​ ​‍‌​‌‍‌‍​ ‌‍‍​‌‍‌‌‌‍ ​‌ ​ ‌‍‌‌‌‍​‌‌ ​​‌‍‍‌‌‍‌‌‌ ​‍‌ ​ ​‍ ‍‌ ​ ‌‍​‌‌‍ ‍‌‍‍‌‌ ‌​‌ ‍‌​‍ ‍‌ ​ ‌ ‌​‌ ‌‌‌‍‌​‌‍‍‌‌‍ ​‍‌‍‌‍‍‌‌‍‌​​ ‌​ ​​​ ‍​​ ​ ​ ‌ ​ ​​​ ​ ​ ​​‌‍​ ​‍ ‌​ ‌‍​ ‌ ​ ​‍‌‍​ ​‍ ‌​ ‌​‌‍‌‌‌‍​‍​ ‍​​‍ ‌‌‍​‍‌‍‌​​ ‌​‌‍​ ​‍ ‌​ ‍‌​ ​ ​ ‍​‌‍​‍​ ​ ‌‍​ ​ ‌‍​ ‌‍​ ‌‍​ ‍​​ ‍‌​ ​​​‍‌‍‌ ‌​‌ ‍‌‌ ​​‌‍‌‌​ ‌‌ ‌‍‌‍‌‌‌‍ ‍‌ ‌‌‌‍‌‌​‍‌‍‌ ​​‌‍​‌‌ ‌​‌‍‍​​ ‌‌ ​ ‌ ‌‌‌‍​‍‌​ ‍‌‍​‌‌ ‌‍‌‍‍‌‌‍‌ ‌‍​‌‌ ‌​‌‍‍‌‌‍ ‌‍ ‍​‍ ‍‌‍​ ‌‍ ‌‍ ​‌ ‌‌‌‍ ‌‌‍ ‍‌ ​ ​‍‌‌​ ‌‌‌​​‍‌‌ ‌‍‍ ‌‍‌‌‌ ‍‌​‍‌‌​ ​ ‌​‌​​‍‌‌​ ​ ‌​‌​​‍‌‌​ ​‍​ ​‍​ ‌​​ ‌‍‌‍​‌‌‍​‌‌‍‌‍​ ​​​ ‌​​ ‌‍​ ‍​‌‍‌‍​ ‍‌‌‍‌​​‍‌‌​ ​‍​ ​‍​‍‌‌​ ‌‌‌​‌​​‍ ‍‌‍ ​‌‍‍‌‌‍ ‍‌‍‍ ‌ ​ ​‍‌‌​ ‌‌‌​​‍‌‌ ‌‍‍ ‌‍‌‌‌ ‍‌​‍‌‌​ ​ ‌​‌​​‍‌‌​ ​ ‌​‌​​‍‌‌​ ​‍​ ​‍​ ​ ​ ​‌​ ‍‌​ ​ ‌‍​‍​ ​ ​ ‌‍​ ‌ ​ ‍‌‌‍‌‍‌‍​‌​ ‍‌​‍‌‌​ ​‍​ ​‍​‍‌‌​ ‌‌‌​‌​​‍ ‍‌ ‌​‌‍‍‌‌ ‌​‌‍ ​‌‍‌‌​‍‌‍‌ ​​‌‍‌‌‌ ​‍‌ ​ ‌ ​​‌‍‌‌‌‍​ ‌ ‌​‌‍‍‌‌ ‌‍‌‍‌‌​ ‌‌ ​​‌ ‌‌‌‍​‍‌‍ ​‌‍‍‌‌ ​ ‌‍‍​‌‍‌‌‌‍‌​​‍​‍‌ ‌
More
Overview​​​​‌ ‍ ​‍​‍‌‍ ‌ ​‍‌‍‍‌‌‍‌ ‌‍‍‌‌‍ ‍​‍​‍​ ‍‍​‍​‍‌ ​ ‌‍​‌‌‍ ‍‌‍‍‌‌ ‌​‌ ‍‌​‍ ‍‌‍‍‌‌‍ ​‍​‍​‍ ​​‍​‍‌‍‍​‌ ​‍‌‍‌‌‌‍‌‍​‍​‍​ ‍‍​‍​‍‌‍‍​‌ ‌​‌ ‌​‌ ​​‌ ​ ​ ‍‍​‍ ​‍ ‌‍​ ‌‍‍​‌‍‌‌‌‍ ​‌ ​ ‌‍‌‌‌‍​‌‌ ​​‌‍‍‌‌‍‌‌‌ ​‍‌ ​ ​‍ ‍‌ ​ ‌‍​‌‌‍ ‍‌‍‍‌‌ ‌​‌ ‍‌​‍ ‍‌ ​ ‌ ‌​‌ ‌‌‌‍‌​‌‍‍‌‌‍ ​‍ ‌‍‍‌‌‍ ‍‌ ‌​‌‍‌‌‌‍ ‍‌ ‌​​‍ ‌‍‌‌‌‍‌​‌‍‍‌‌ ‌​​‍ ‌‍ ‌‌‍ ‌‍‌​‌‍‌‌​ ‌‌ ​​‌ ​‍‌‍‌‌‌ ​ ‌‍‌‌‌‍ ‍‌ ‌​‌‍​‌‌ ‌​‌‍‍‌‌‍ ‌‍ ‍​ ‍ ‌‍‍‌‌‍‌​​ ‌​ ​​​ ‍​​ ​ ​ ‌ ​ ​​​ ​ ​ ​​‌‍​ ​‍ ‌​ ‌‍​ ‌ ​ ​‍‌‍​ ​‍ ‌​ ‌​‌‍‌‌‌‍​‍​ ‍​​‍ ‌‌‍​‍‌‍‌​​ ‌​‌‍​ ​‍ ‌​ ‍‌​ ​ ​ ‍​‌‍​‍​ ​ ‌‍​ ​ ‌‍​ ‌‍​ ‌‍​ ‍​​ ‍‌​ ​​​ ‍ ‌ ‌​‌ ‍‌‌ ​​‌‍‌‌​ ‌‌ ‌‍‌‍‌‌‌‍ ‍‌ ‌‌‌‍‌‌​ ‍ ‌ ​​‌‍​‌‌ ‌​‌‍‍​​ ‌‌ ​ ‌ ‌‌‌‍​‍‌​ ‍‌‍​‌‌ ‌‍‌‍‍‌‌‍‌ ‌‍​‌‌ ‌​‌‍‍‌‌‍ ‌‍ ‍​‍ ‍‌‍​ ‌‍ ‌‍ ​‌ ‌‌‌‍ ‌‌‍ ‍‌ ​ ​‍‌‌​ ‌‌‌​​‍‌‌ ‌‍‍ ‌‍‌‌‌ ‍‌​‍‌‌​ ​ ‌​‌​​‍‌‌​ ​ ‌​‌​​‍‌‌​ ​‍​ ​‍​ ‌‍‌‍‌‌​ ‍​​ ‌‍​ ​ ​ ​‍​ ‍‌‌‍‌‍​ ​​‌‍‌‍​ ​ ​ ​‌​ ​‍​ ​‌​ ‍​‌‍‌‍‌‍‌‍​ ‌​​ ‍‌​ ​​​ ​‌​ ​‍​ ‍‌​ ‌‍​ ‍​‌‍‌‍​ ‌​​ ‌‌​ ‍‌​ ‌ ​ ‌ ​ ‌‍​‍‌‌​ ​‍​ ​‍​‍‌‌​ ‌‌‌​‌​​‍ ‍‌‍ ​‌‍‍‌‌‍ ‍‌‍‍ ‌ ​ ​‍‌‌​ ‌‌‌​​‍‌‌ ‌‍‍ ‌‍‌‌‌ ‍‌​‍‌‌​ ​ ‌​‌​​‍‌‌​ ​ ‌​‌​​‍‌‌​ ​‍​ ​‍​ ‌‌​ ‍‌‌‍‌‍‌‍​‍​ ​ ​ ‌‌‌‍​ ‌‍‌‌​ ‍​‌‍​‌​ ‌ ‌‍​‍​‍‌‌​ ​‍​ ​‍​‍‌‌​ ‌‌‌​‌​​‍ ‍‌ ‌​‌‍‍‌‌ ‌​‌‍ ​‌‍‌‌​ ‌‍​‍‌‍​‌‌ ​ ‌‍‌‌‌‌‌‌‌ ​‍‌‍ ​​ ‌‌‍‍​‌ ‌​‌ ‌​‌ ​​‌ ​ ​‍‌‌​ ​ ‌​​‌​‍‌‌​ ​‍‌​‌‍​‍‌‌​ ​‍‌​‌‍‌‍​ ‌‍‍​‌‍‌‌‌‍ ​‌ ​ ‌‍‌‌‌‍​‌‌ ​​‌‍‍‌‌‍‌‌‌ ​‍‌ ​ ​‍ ‍‌ ​ ‌‍​‌‌‍ ‍‌‍‍‌‌ ‌​‌ ‍‌​‍ ‍‌ ​ ‌ ‌​‌ ‌‌‌‍‌​‌‍‍‌‌‍ ​‍‌‍‌‍‍‌‌‍‌​​ ‌​ ​​​ ‍​​ ​ ​ ‌ ​ ​​​ ​ ​ ​​‌‍​ ​‍ ‌​ ‌‍​ ‌ ​ ​‍‌‍​ ​‍ ‌​ ‌​‌‍‌‌‌‍​‍​ ‍​​‍ ‌‌‍​‍‌‍‌​​ ‌​‌‍​ ​‍ ‌​ ‍‌​ ​ ​ ‍​‌‍​‍​ ​ ‌‍​ ​ ‌‍​ ‌‍​ ‌‍​ ‍​​ ‍‌​ ​​​‍‌‍‌ ‌​‌ ‍‌‌ ​​‌‍‌‌​ ‌‌ ‌‍‌‍‌‌‌‍ ‍‌ ‌‌‌‍‌‌​‍‌‍‌ ​​‌‍​‌‌ ‌​‌‍‍​​ ‌‌ ​ ‌ ‌‌‌‍​‍‌​ ‍‌‍​‌‌ ‌‍‌‍‍‌‌‍‌ ‌‍​‌‌ ‌​‌‍‍‌‌‍ ‌‍ ‍​‍ ‍‌‍​ ‌‍ ‌‍ ​‌ ‌‌‌‍ ‌‌‍ ‍‌ ​ ​‍‌‌​ ‌‌‌​​‍‌‌ ‌‍‍ ‌‍‌‌‌ ‍‌​‍‌‌​ ​ ‌​‌​​‍‌‌​ ​ ‌​‌​​‍‌‌​ ​‍​ ​‍​ ‌‍‌‍‌‌​ ‍​​ ‌‍​ ​ ​ ​‍​ ‍‌‌‍‌‍​ ​​‌‍‌‍​ ​ ​ ​‌​ ​‍​ ​‌​ ‍​‌‍‌‍‌‍‌‍​ ‌​​ ‍‌​ ​​​ ​‌​ ​‍​ ‍‌​ ‌‍​ ‍​‌‍‌‍​ ‌​​ ‌‌​ ‍‌​ ‌ ​ ‌ ​ ‌‍​‍‌‌​ ​‍​ ​‍​‍‌‌​ ‌‌‌​‌​​‍ ‍‌‍ ​‌‍‍‌‌‍ ‍‌‍‍ ‌ ​ ​‍‌‌​ ‌‌‌​​‍‌‌ ‌‍‍ ‌‍‌‌‌ ‍‌​‍‌‌​ ​ ‌​‌​​‍‌‌​ ​ ‌​‌​​‍‌‌​ ​‍​ ​‍​ ‌‌​ ‍‌‌‍‌‍‌‍​‍​ ​ ​ ‌‌‌‍​ ‌‍‌‌​ ‍​‌‍​‌​ ‌ ‌‍​‍​‍‌‌​ ​‍​ ​‍​‍‌‌​ ‌‌‌​‌​​‍ ‍‌ ‌​‌‍‍‌‌ ‌​‌‍ ​‌‍‌‌​‍‌‍‌ ​​‌‍‌‌‌ ​‍‌ ​ ‌ ​​‌‍‌‌‌‍​ ‌ ‌​‌‍‍‌‌ ‌‍‌‍‌‌​ ‌‌ ​​‌ ‌‌‌‍​‍‌‍ ​‌‍‍‌‌ ​ ‌‍‍​‌‍‌‌‌‍‌​​‍​‍‌ ‌
Classes​​​​‌ ‍ ​‍​‍‌‍ ‌ ​‍‌‍‍‌‌‍‌ ‌‍‍‌‌‍ ‍​‍​‍​ ‍‍​‍​‍‌ ​ ‌‍​‌‌‍ ‍‌‍‍‌‌ ‌​‌ ‍‌​‍ ‍‌‍‍‌‌‍ ​‍​‍​‍ ​​‍​‍‌‍‍​‌ ​‍‌‍‌‌‌‍‌‍​‍​‍​ ‍‍​‍​‍‌‍‍​‌ ‌​‌ ‌​‌ ​​‌ ​ ​ ‍‍​‍ ​‍ ‌‍​ ‌‍‍​‌‍‌‌‌‍ ​‌ ​ ‌‍‌‌‌‍​‌‌ ​​‌‍‍‌‌‍‌‌‌ ​‍‌ ​ ​‍ ‍‌ ​ ‌‍​‌‌‍ ‍‌‍‍‌‌ ‌​‌ ‍‌​‍ ‍‌ ​ ‌ ‌​‌ ‌‌‌‍‌​‌‍‍‌‌‍ ​‍ ‌‍‍‌‌‍ ‍‌ ‌​‌‍‌‌‌‍ ‍‌ ‌​​‍ ‌‍‌‌‌‍‌​‌‍‍‌‌ ‌​​‍ ‌‍ ‌‌‍ ‌‍‌​‌‍‌‌​ ‌‌ ​​‌ ​‍‌‍‌‌‌ ​ ‌‍‌‌‌‍ ‍‌ ‌​‌‍​‌‌ ‌​‌‍‍‌‌‍ ‌‍ ‍​ ‍ ‌‍‍‌‌‍‌​​ ‌​ ​​​ ‍​​ ​ ​ ‌ ​ ​​​ ​ ​ ​​‌‍​ ​‍ ‌​ ‌‍​ ‌ ​ ​‍‌‍​ ​‍ ‌​ ‌​‌‍‌‌‌‍​‍​ ‍​​‍ ‌‌‍​‍‌‍‌​​ ‌​‌‍​ ​‍ ‌​ ‍‌​ ​ ​ ‍​‌‍​‍​ ​ ‌‍​ ​ ‌‍​ ‌‍​ ‌‍​ ‍​​ ‍‌​ ​​​ ‍ ‌ ‌​‌ ‍‌‌ ​​‌‍‌‌​ ‌‌ ‌‍‌‍‌‌‌‍ ‍‌ ‌‌‌‍‌‌​ ‍ ‌ ​​‌‍​‌‌ ‌​‌‍‍​​ ‌‌ ​ ‌ ‌‌‌‍​‍‌​ ‍‌‍​‌‌ ‌‍‌‍‍‌‌‍‌ ‌‍​‌‌ ‌​‌‍‍‌‌‍ ‌‍ ‍​‍ ‍‌‍​ ‌‍ ‌‍ ​‌ ‌‌‌‍ ‌‌‍ ‍‌ ​ ​‍‌‌​ ‌‌‌​​‍‌‌ ‌‍‍ ‌‍‌‌‌ ‍‌​‍‌‌​ ​ ‌​‌​​‍‌‌​ ​ ‌​‌​​‍‌‌​ ​‍​ ​‍​ ‍‌‌‍​‍​ ‌‌​ ‌‌​ ‌ ​ ‌‌​ ​ ​ ‍‌​ ​​​ ‌‌​ ​‍‌‍​‍​‍‌‌​ ​‍​ ​‍​‍‌‌​ ‌‌‌​‌​​‍ ‍‌‍ ​‌‍‍‌‌‍ ‍‌‍‍ ‌ ​ ​‍‌‌​ ‌‌‌​​‍‌‌ ‌‍‍ ‌‍‌‌‌ ‍‌​‍‌‌​ ​ ‌​‌​​‍‌‌​ ​ ‌​‌​​‍‌‌​ ​‍​ ​‍​ ‌‌​ ‍‌‌‍‌‍‌‍​‍​ ​ ​ ‌‌‌‍​ ‌‍‌‌​ ‍​‌‍​‌​ ‌ ‌‍​‍​‍‌‌​ ​‍​ ​‍​‍‌‌​ ‌‌‌​‌​​‍ ‍‌ ‌​‌‍‍‌‌ ‌​‌‍ ​‌‍‌‌​ ‌‍​‍‌‍​‌‌ ​ ‌‍‌‌‌‌‌‌‌ ​‍‌‍ ​​ ‌‌‍‍​‌ ‌​‌ ‌​‌ ​​‌ ​ ​‍‌‌​ ​ ‌​​‌​‍‌‌​ ​‍‌​‌‍​‍‌‌​ ​‍‌​‌‍‌‍​ ‌‍‍​‌‍‌‌‌‍ ​‌ ​ ‌‍‌‌‌‍​‌‌ ​​‌‍‍‌‌‍‌‌‌ ​‍‌ ​ ​‍ ‍‌ ​ ‌‍​‌‌‍ ‍‌‍‍‌‌ ‌​‌ ‍‌​‍ ‍‌ ​ ‌ ‌​‌ ‌‌‌‍‌​‌‍‍‌‌‍ ​‍‌‍‌‍‍‌‌‍‌​​ ‌​ ​​​ ‍​​ ​ ​ ‌ ​ ​​​ ​ ​ ​​‌‍​ ​‍ ‌​ ‌‍​ ‌ ​ ​‍‌‍​ ​‍ ‌​ ‌​‌‍‌‌‌‍​‍​ ‍​​‍ ‌‌‍​‍‌‍‌​​ ‌​‌‍​ ​‍ ‌​ ‍‌​ ​ ​ ‍​‌‍​‍​ ​ ‌‍​ ​ ‌‍​ ‌‍​ ‌‍​ ‍​​ ‍‌​ ​​​‍‌‍‌ ‌​‌ ‍‌‌ ​​‌‍‌‌​ ‌‌ ‌‍‌‍‌‌‌‍ ‍‌ ‌‌‌‍‌‌​‍‌‍‌ ​​‌‍​‌‌ ‌​‌‍‍​​ ‌‌ ​ ‌ ‌‌‌‍​‍‌​ ‍‌‍​‌‌ ‌‍‌‍‍‌‌‍‌ ‌‍​‌‌ ‌​‌‍‍‌‌‍ ‌‍ ‍​‍ ‍‌‍​ ‌‍ ‌‍ ​‌ ‌‌‌‍ ‌‌‍ ‍‌ ​ ​‍‌‌​ ‌‌‌​​‍‌‌ ‌‍‍ ‌‍‌‌‌ ‍‌​‍‌‌​ ​ ‌​‌​​‍‌‌​ ​ ‌​‌​​‍‌‌​ ​‍​ ​‍​ ‍‌‌‍​‍​ ‌‌​ ‌‌​ ‌ ​ ‌‌​ ​ ​ ‍‌​ ​​​ ‌‌​ ​‍‌‍​‍​‍‌‌​ ​‍​ ​‍​‍‌‌​ ‌‌‌​‌​​‍ ‍‌‍ ​‌‍‍‌‌‍ ‍‌‍‍ ‌ ​ ​‍‌‌​ ‌‌‌​​‍‌‌ ‌‍‍ ‌‍‌‌‌ ‍‌​‍‌‌​ ​ ‌​‌​​‍‌‌​ ​ ‌​‌​​‍‌‌​ ​‍​ ​‍​ ‌‌​ ‍‌‌‍‌‍‌‍​‍​ ​ ​ ‌‌‌‍​ ‌‍‌‌​ ‍​‌‍​‌​ ‌ ‌‍​‍​‍‌‌​ ​‍​ ​‍​‍‌‌​ ‌‌‌​‌​​‍ ‍‌ ‌​‌‍‍‌‌ ‌​‌‍ ​‌‍‌‌​‍‌‍‌ ​​‌‍‌‌‌ ​‍‌ ​ ‌ ​​‌‍‌‌‌‍​ ‌ ‌​‌‍‍‌‌ ‌‍‌‍‌‌​ ‌‌ ​​‌ ‌‌‌‍​‍‌‍ ​‌‍‍‌‌ ​ ‌‍‍​‌‍‌‌‌‍‌​​‍​‍‌ ‌
Camps​​​​‌ ‍ ​‍​‍‌‍ ‌ ​‍‌‍‍‌‌‍‌ ‌‍‍‌‌‍ ‍​‍​‍​ ‍‍​‍​‍‌ ​ ‌‍​‌‌‍ ‍‌‍‍‌‌ ‌​‌ ‍‌​‍ ‍‌‍‍‌‌‍ ​‍​‍​‍ ​​‍​‍‌‍‍​‌ ​‍‌‍‌‌‌‍‌‍​‍​‍​ ‍‍​‍​‍‌‍‍​‌ ‌​‌ ‌​‌ ​​‌ ​ ​ ‍‍​‍ ​‍ ‌‍​ ‌‍‍​‌‍‌‌‌‍ ​‌ ​ ‌‍‌‌‌‍​‌‌ ​​‌‍‍‌‌‍‌‌‌ ​‍‌ ​ ​‍ ‍‌ ​ ‌‍​‌‌‍ ‍‌‍‍‌‌ ‌​‌ ‍‌​‍ ‍‌ ​ ‌ ‌​‌ ‌‌‌‍‌​‌‍‍‌‌‍ ​‍ ‌‍‍‌‌‍ ‍‌ ‌​‌‍‌‌‌‍ ‍‌ ‌​​‍ ‌‍‌‌‌‍‌​‌‍‍‌‌ ‌​​‍ ‌‍ ‌‌‍ ‌‍‌​‌‍‌‌​ ‌‌ ​​‌ ​‍‌‍‌‌‌ ​ ‌‍‌‌‌‍ ‍‌ ‌​‌‍​‌‌ ‌​‌‍‍‌‌‍ ‌‍ ‍​ ‍ ‌‍‍‌‌‍‌​​ ‌​ ​​​ ‍​​ ​ ​ ‌ ​ ​​​ ​ ​ ​​‌‍​ ​‍ ‌​ ‌‍​ ‌ ​ ​‍‌‍​ ​‍ ‌​ ‌​‌‍‌‌‌‍​‍​ ‍​​‍ ‌‌‍​‍‌‍‌​​ ‌​‌‍​ ​‍ ‌​ ‍‌​ ​ ​ ‍​‌‍​‍​ ​ ‌‍​ ​ ‌‍​ ‌‍​ ‌‍​ ‍​​ ‍‌​ ​​​ ‍ ‌ ‌​‌ ‍‌‌ ​​‌‍‌‌​ ‌‌ ‌‍‌‍‌‌‌‍ ‍‌ ‌‌‌‍‌‌​ ‍ ‌ ​​‌‍​‌‌ ‌​‌‍‍​​ ‌‌ ​ ‌ ‌‌‌‍​‍‌​ ‍‌‍​‌‌ ‌‍‌‍‍‌‌‍‌ ‌‍​‌‌ ‌​‌‍‍‌‌‍ ‌‍ ‍​‍ ‍‌‍​ ‌‍ ‌‍ ​‌ ‌‌‌‍ ‌‌‍ ‍‌ ​ ​‍‌‌​ ‌‌‌​​‍‌‌ ‌‍‍ ‌‍‌‌‌ ‍‌​‍‌‌​ ​ ‌​‌​​‍‌‌​ ​ ‌​‌​​‍‌‌​ ​‍​ ​‍​ ‌ ‌‍​‍‌‍‌‌‌‍‌​​ ​​​ ‌ ‌‍​‍​ ‌‍‌‍‌​​ ‌‌​ ​ ‌‍​‌​‍‌‌​ ​‍​ ​‍​‍‌‌​ ‌‌‌​‌​​‍ ‍‌ ‌​‌‍‍‌‌ ‌​‌‍ ​‌‍‌‌​ ‌‍​‍‌‍​‌‌ ​ ‌‍‌‌‌‌‌‌‌ ​‍‌‍ ​​ ‌‌‍‍​‌ ‌​‌ ‌​‌ ​​‌ ​ ​‍‌‌​ ​ ‌​​‌​‍‌‌​ ​‍‌​‌‍​‍‌‌​ ​‍‌​‌‍‌‍​ ‌‍‍​‌‍‌‌‌‍ ​‌ ​ ‌‍‌‌‌‍​‌‌ ​​‌‍‍‌‌‍‌‌‌ ​‍‌ ​ ​‍ ‍‌ ​ ‌‍​‌‌‍ ‍‌‍‍‌‌ ‌​‌ ‍‌​‍ ‍‌ ​ ‌ ‌​‌ ‌‌‌‍‌​‌‍‍‌‌‍ ​‍‌‍‌‍‍‌‌‍‌​​ ‌​ ​​​ ‍​​ ​ ​ ‌ ​ ​​​ ​ ​ ​​‌‍​ ​‍ ‌​ ‌‍​ ‌ ​ ​‍‌‍​ ​‍ ‌​ ‌​‌‍‌‌‌‍​‍​ ‍​​‍ ‌‌‍​‍‌‍‌​​ ‌​‌‍​ ​‍ ‌​ ‍‌​ ​ ​ ‍​‌‍​‍​ ​ ‌‍​ ​ ‌‍​ ‌‍​ ‌‍​ ‍​​ ‍‌​ ​​​‍‌‍‌ ‌​‌ ‍‌‌ ​​‌‍‌‌​ ‌‌ ‌‍‌‍‌‌‌‍ ‍‌ ‌‌‌‍‌‌​‍‌‍‌ ​​‌‍​‌‌ ‌​‌‍‍​​ ‌‌ ​ ‌ ‌‌‌‍​‍‌​ ‍‌‍​‌‌ ‌‍‌‍‍‌‌‍‌ ‌‍​‌‌ ‌​‌‍‍‌‌‍ ‌‍ ‍​‍ ‍‌‍​ ‌‍ ‌‍ ​‌ ‌‌‌‍ ‌‌‍ ‍‌ ​ ​‍‌‌​ ‌‌‌​​‍‌‌ ‌‍‍ ‌‍‌‌‌ ‍‌​‍‌‌​ ​ ‌​‌​​‍‌‌​ ​ ‌​‌​​‍‌‌​ ​‍​ ​‍​ ‌ ‌‍​‍‌‍‌‌‌‍‌​​ ​​​ ‌ ‌‍​‍​ ‌‍‌‍‌​​ ‌‌​ ​ ‌‍​‌​‍‌‌​ ​‍​ ​‍​‍‌‌​ ‌‌‌​‌​​‍ ‍‌ ‌​‌‍‍‌‌ ‌​‌‍ ​‌‍‌‌​‍‌‍‌ ​​‌‍‌‌‌ ​‍‌ ​ ‌ ​​‌‍‌‌‌‍​ ‌ ‌​‌‍‍‌‌ ‌‍‌‍‌‌​ ‌‌ ​​‌ ‌‌‌‍​‍‌‍ ​‌‍‍‌‌ ​ ‌‍‍​‌‍‌‌‌‍‌​​‍​‍‌ ‌
Birthday Parties​​​​‌ ‍ ​‍​‍‌‍ ‌ ​‍‌‍‍‌‌‍‌ ‌‍‍‌‌‍ ‍​‍​‍​ ‍‍​‍​‍‌ ​ ‌‍​‌‌‍ ‍‌‍‍‌‌ ‌​‌ ‍‌​‍ ‍‌‍‍‌‌‍ ​‍​‍​‍ ​​‍​‍‌‍‍​‌ ​‍‌‍‌‌‌‍‌‍​‍​‍​ ‍‍​‍​‍‌‍‍​‌ ‌​‌ ‌​‌ ​​‌ ​ ​ ‍‍​‍ ​‍ ‌‍​ ‌‍‍​‌‍‌‌‌‍ ​‌ ​ ‌‍‌‌‌‍​‌‌ ​​‌‍‍‌‌‍‌‌‌ ​‍‌ ​ ​‍ ‍‌ ​ ‌‍​‌‌‍ ‍‌‍‍‌‌ ‌​‌ ‍‌​‍ ‍‌ ​ ‌ ‌​‌ ‌‌‌‍‌​‌‍‍‌‌‍ ​‍ ‌‍‍‌‌‍ ‍‌ ‌​‌‍‌‌‌‍ ‍‌ ‌​​‍ ‌‍‌‌‌‍‌​‌‍‍‌‌ ‌​​‍ ‌‍ ‌‌‍ ‌‍‌​‌‍‌‌​ ‌‌ ​​‌ ​‍‌‍‌‌‌ ​ ‌‍‌‌‌‍ ‍‌ ‌​‌‍​‌‌ ‌​‌‍‍‌‌‍ ‌‍ ‍​ ‍ ‌‍‍‌‌‍‌​​ ‌​ ​​​ ‍​​ ​ ​ ‌ ​ ​​​ ​ ​ ​​‌‍​ ​‍ ‌​ ‌‍​ ‌ ​ ​‍‌‍​ ​‍ ‌​ ‌​‌‍‌‌‌‍​‍​ ‍​​‍ ‌‌‍​‍‌‍‌​​ ‌​‌‍​ ​‍ ‌​ ‍‌​ ​ ​ ‍​‌‍​‍​ ​ ‌‍​ ​ ‌‍​ ‌‍​ ‌‍​ ‍​​ ‍‌​ ​​​ ‍ ‌ ‌​‌ ‍‌‌ ​​‌‍‌‌​ ‌‌ ‌‍‌‍‌‌‌‍ ‍‌ ‌‌‌‍‌‌​ ‍ ‌ ​​‌‍​‌‌ ‌​‌‍‍​​ ‌‌ ​ ‌ ‌‌‌‍​‍‌​ ‍‌‍​‌‌ ‌‍‌‍‍‌‌‍‌ ‌‍​‌‌ ‌​‌‍‍‌‌‍ ‌‍ ‍​‍ ‍‌‍​ ‌‍ ‌‍ ​‌ ‌‌‌‍ ‌‌‍ ‍‌ ​ ​‍‌‌​ ‌‌‌​​‍‌‌ ‌‍‍ ‌‍‌‌‌ ‍‌​‍‌‌​ ​ ‌​‌​​‍‌‌​ ​ ‌​‌​​‍‌‌​ ​‍​ ​‍‌‍‌‌‌‍‌‍​ ‌‌​ ‌​​ ‌‌​ ‌‍​ ‌‌​ ‌​‌‍‌​​ ‌‍​ ​ ‌‍​‌​‍‌‌​ ​‍​ ​‍​‍‌‌​ ‌‌‌​‌​​‍ ‍‌‍ ​‌‍‍‌‌‍ ‍‌‍‍ ‌ ​ ​‍‌‌​ ‌‌‌​​‍‌‌ ‌‍‍ ‌‍‌‌‌ ‍‌​‍‌‌​ ​ ‌​‌​​‍‌‌​ ​ ‌​‌​​‍‌‌​ ​‍​ ​‍‌‍​‌​ ​ ​ ‌ ​ ‍‌​ ​ ​ ‍‌​ ​​‌‍‌‍​ ‍‌​ ​​‌‍​‌‌‍‌‌​‍‌‌​ ​‍​ ​‍​‍‌‌​ ‌‌‌​‌​​‍ ‍‌ ‌​‌‍‍‌‌ ‌​‌‍ ​‌‍‌‌​ ‌‍​‍‌‍​‌‌ ​ ‌‍‌‌‌‌‌‌‌ ​‍‌‍ ​​ ‌‌‍‍​‌ ‌​‌ ‌​‌ ​​‌ ​ ​‍‌‌​ ​ ‌​​‌​‍‌‌​ ​‍‌​‌‍​‍‌‌​ ​‍‌​‌‍‌‍​ ‌‍‍​‌‍‌‌‌‍ ​‌ ​ ‌‍‌‌‌‍​‌‌ ​​‌‍‍‌‌‍‌‌‌ ​‍‌ ​ ​‍ ‍‌ ​ ‌‍​‌‌‍ ‍‌‍‍‌‌ ‌​‌ ‍‌​‍ ‍‌ ​ ‌ ‌​‌ ‌‌‌‍‌​‌‍‍‌‌‍ ​‍‌‍‌‍‍‌‌‍‌​​ ‌​ ​​​ ‍​​ ​ ​ ‌ ​ ​​​ ​ ​ ​​‌‍​ ​‍ ‌​ ‌‍​ ‌ ​ ​‍‌‍​ ​‍ ‌​ ‌​‌‍‌‌‌‍​‍​ ‍​​‍ ‌‌‍​‍‌‍‌​​ ‌​‌‍​ ​‍ ‌​ ‍‌​ ​ ​ ‍​‌‍​‍​ ​ ‌‍​ ​ ‌‍​ ‌‍​ ‌‍​ ‍​​ ‍‌​ ​​​‍‌‍‌ ‌​‌ ‍‌‌ ​​‌‍‌‌​ ‌‌ ‌‍‌‍‌‌‌‍ ‍‌ ‌‌‌‍‌‌​‍‌‍‌ ​​‌‍​‌‌ ‌​‌‍‍​​ ‌‌ ​ ‌ ‌‌‌‍​‍‌​ ‍‌‍​‌‌ ‌‍‌‍‍‌‌‍‌ ‌‍​‌‌ ‌​‌‍‍‌‌‍ ‌‍ ‍​‍ ‍‌‍​ ‌‍ ‌‍ ​‌ ‌‌‌‍ ‌‌‍ ‍‌ ​ ​‍‌‌​ ‌‌‌​​‍‌‌ ‌‍‍ ‌‍‌‌‌ ‍‌​‍‌‌​ ​ ‌​‌​​‍‌‌​ ​ ‌​‌​​‍‌‌​ ​‍​ ​‍‌‍‌‌‌‍‌‍​ ‌‌​ ‌​​ ‌‌​ ‌‍​ ‌‌​ ‌​‌‍‌​​ ‌‍​ ​ ‌‍​‌​‍‌‌​ ​‍​ ​‍​‍‌‌​ ‌‌‌​‌​​‍ ‍‌‍ ​‌‍‍‌‌‍ ‍‌‍‍ ‌ ​ ​‍‌‌​ ‌‌‌​​‍‌‌ ‌‍‍ ‌‍‌‌‌ ‍‌​‍‌‌​ ​ ‌​‌​​‍‌‌​ ​ ‌​‌​​‍‌‌​ ​‍​ ​‍‌‍​‌​ ​ ​ ‌ ​ ‍‌​ ​ ​ ‍‌​ ​​‌‍‌‍​ ‍‌​ ​​‌‍​‌‌‍‌‌​‍‌‌​ ​‍​ ​‍​‍‌‌​ ‌‌‌​‌​​‍ ‍‌ ‌​‌‍‍‌‌ ‌​‌‍ ​‌‍‌‌​‍‌‍‌ ​​‌‍‌‌‌ ​‍‌ ​ ‌ ​​‌‍‌‌‌‍​ ‌ ‌​‌‍‍‌‌ ‌‍‌‍‌‌​ ‌‌ ​​‌ ‌‌‌‍​‍‌‍ ​‌‍‍‌‌ ​ ‌‍‍​‌‍‌‌‌‍‌​​‍​‍‌ ‌
More
NYC Basketball Court Rentals​​​​‌ ‍ ​‍​‍‌‍ ‌ ​‍‌‍‍‌‌‍‌ ‌‍‍‌‌‍ ‍​‍​‍​ ‍‍​‍​‍‌ ​ ‌‍​‌‌‍ ‍‌‍‍‌‌ ‌​‌ ‍‌​‍ ‍‌‍‍‌‌‍ ​‍​‍​‍ ​​‍​‍‌‍‍​‌ ​‍‌‍‌‌‌‍‌‍​‍​‍​ ‍‍​‍​‍‌‍‍​‌ ‌​‌ ‌​‌ ​​‌ ​ ​ ‍‍​‍ ​‍ ‌‍​ ‌‍‍​‌‍‌‌‌‍ ​‌ ​ ‌‍‌‌‌‍​‌‌ ​​‌‍‍‌‌‍‌‌‌ ​‍‌ ​ ​‍ ‍‌ ​ ‌‍​‌‌‍ ‍‌‍‍‌‌ ‌​‌ ‍‌​‍ ‍‌ ​ ‌ ‌​‌ ‌‌‌‍‌​‌‍‍‌‌‍ ​‍ ‌‍‍‌‌‍ ‍‌ ‌​‌‍‌‌‌‍ ‍‌ ‌​​‍ ‌‍‌‌‌‍‌​‌‍‍‌‌ ‌​​‍ ‌‍ ‌‌‍ ‌‍‌​‌‍‌‌​ ‌‌ ​​‌ ​‍‌‍‌‌‌ ​ ‌‍‌‌‌‍ ‍‌ ‌​‌‍​‌‌ ‌​‌‍‍‌‌‍ ‌‍ ‍​ ‍ ‌‍‍‌‌‍‌​​ ‌​ ​‌​ ​‍​ ​​‌‍​ ‌‍​‌​ ‍​‌‍‌​‌‍​‌​‍ ‌‌‍‌‌​ ‌‌​ ‍​​ ‌ ​‍ ‌​ ‌​‌‍‌‍‌‍‌‍​ ‌​​‍ ‌​ ‍​​ ‌ ‌‍‌​‌‍​ ​‍ ‌​ ‌​​ ‌ ​ ​‌‌‍‌‌​ ‌‌​ ‌ ‌‍‌​‌‍​ ​ ‍‌​ ‍‌​ ​‌​ ‍​​ ‍ ‌ ‌​‌ ‍‌‌ ​​‌‍‌‌​ ‌‌ ‌‍‌‍‌‌‌‍ ‍‌ ‌‌‌‍‌‌‌‌​ ‌‍ ​‌ ‌‌‌‍‌ ‌‌​​‌‍​‌‌‍‌ ‌‍‌‌​ ‍ ‌ ​​‌‍​‌‌ ‌​‌‍‍​​ ‌‌ ​​‌‍​‌‌‍‌ ‌‍‌‌‌​​‍‌ ‌‌‌‍‍‌‌‍ ​‌‍‌​‌‍‌‌‌ ​‍​‍‌‌​ ‌‌‌​​‍‌‌ ‌‍‍ ‌‍‌‌‌ ‍‌​‍‌‌​ ​ ‌​‌​​‍‌‌​ ​ ‌​‌​​‍‌‌​ ​‍​ ​‍​ ​‌​ ‌​​ ‌‌‌‍​ ‌‍‌​‌‍​‍‌‍‌​‌‍‌‌‌‍​ ​ ‍‌‌‍‌‍​ ‌‌​‍‌‌​ ​‍​ ​‍​‍‌‌​ ‌‌‌​‌​​‍ ‍‌ ‌​‌‍‍‌‌ ‌​‌‍ ​‌‍‌‌​ ‌‍​‍‌‍​‌‌ ​ ‌‍‌‌‌‌‌‌‌ ​‍‌‍ ​​ ‌‌‍‍​‌ ‌​‌ ‌​‌ ​​‌ ​ ​‍‌‌​ ​ ‌​​‌​‍‌‌​ ​‍‌​‌‍​‍‌‌​ ​‍‌​‌‍‌‍​ ‌‍‍​‌‍‌‌‌‍ ​‌ ​ ‌‍‌‌‌‍​‌‌ ​​‌‍‍‌‌‍‌‌‌ ​‍‌ ​ ​‍ ‍‌ ​ ‌‍​‌‌‍ ‍‌‍‍‌‌ ‌​‌ ‍‌​‍ ‍‌ ​ ‌ ‌​‌ ‌‌‌‍‌​‌‍‍‌‌‍ ​‍‌‍‌‍‍‌‌‍‌​​ ‌​ ​‌​ ​‍​ ​​‌‍​ ‌‍​‌​ ‍​‌‍‌​‌‍​‌​‍ ‌‌‍‌‌​ ‌‌​ ‍​​ ‌ ​‍ ‌​ ‌​‌‍‌‍‌‍‌‍​ ‌​​‍ ‌​ ‍​​ ‌ ‌‍‌​‌‍​ ​‍ ‌​ ‌​​ ‌ ​ ​‌‌‍‌‌​ ‌‌​ ‌ ‌‍‌​‌‍​ ​ ‍‌​ ‍‌​ ​‌​ ‍​​‍‌‍‌ ‌​‌ ‍‌‌ ​​‌‍‌‌​ ‌‌ ‌‍‌‍‌‌‌‍ ‍‌ ‌‌‌‍‌‌‌‌​ ‌‍ ​‌ ‌‌‌‍‌ ‌‌​​‌‍​‌‌‍‌ ‌‍‌‌​‍‌‍‌ ​​‌‍​‌‌ ‌​‌‍‍​​ ‌‌ ​​‌‍​‌‌‍‌ ‌‍‌‌‌​​‍‌ ‌‌‌‍‍‌‌‍ ​‌‍‌​‌‍‌‌‌ ​‍​‍‌‌​ ‌‌‌​​‍‌‌ ‌‍‍ ‌‍‌‌‌ ‍‌​‍‌‌​ ​ ‌​‌​​‍‌‌​ ​ ‌​‌​​‍‌‌​ ​‍​ ​‍​ ​‌​ ‌​​ ‌‌‌‍​ ‌‍‌​‌‍​‍‌‍‌​‌‍‌‌‌‍​ ​ ‍‌‌‍‌‍​ ‌‌​‍‌‌​ ​‍​ ​‍​‍‌‌​ ‌‌‌​‌​​‍ ‍‌ ‌​‌‍‍‌‌ ‌​‌‍ ​‌‍‌‌​‍‌‍‌ ​​‌‍‌‌‌ ​‍‌ ​ ‌ ​​‌‍‌‌‌‍​ ‌ ‌​‌‍‍‌‌ ‌‍‌‍‌‌​ ‌‌ ​​‌ ‌‌‌‍​‍‌‍ ​‌‍‍‌‌ ​ ‌‍‍​‌‍‌‌‌‍‌​​‍​‍‌ ‌
Play basketball all year round at our indoor
basketball courts in NYC.​​​​‌ ‍ ​‍​‍‌‍ ‌ ​‍‌‍‍‌‌‍‌ ‌‍‍‌‌‍ ‍​‍​‍​ ‍‍​‍​‍‌ ​ ‌‍​‌‌‍ ‍‌‍‍‌‌ ‌​‌ ‍‌​‍ ‍‌‍‍‌‌‍ ​‍​‍​‍ ​​‍​‍‌‍‍​‌ ​‍‌‍‌‌‌‍‌‍​‍​‍​ ‍‍​‍​‍‌‍‍​‌ ‌​‌ ‌​‌ ​​‌ ​ ​ ‍‍​‍ ​‍ ‌‍​ ‌‍‍​‌‍‌‌‌‍ ​‌ ​ ‌‍‌‌‌‍​‌‌ ​​‌‍‍‌‌‍‌‌‌ ​‍‌ ​ ​‍ ‍‌ ​ ‌‍​‌‌‍ ‍‌‍‍‌‌ ‌​‌ ‍‌​‍ ‍‌ ​ ‌ ‌​‌ ‌‌‌‍‌​‌‍‍‌‌‍ ​‍ ‌‍‍‌‌‍ ‍‌ ‌​‌‍‌‌‌‍ ‍‌ ‌​​‍ ‌‍‌‌‌‍‌​‌‍‍‌‌ ‌​​‍ ‌‍ ‌‌‍ ‌‍‌​‌‍‌‌​ ‌‌ ​​‌ ​‍‌‍‌‌‌ ​ ‌‍‌‌‌‍ ‍‌ ‌​‌‍​‌‌ ‌​‌‍‍‌‌‍ ‌‍ ‍​ ‍ ‌‍‍‌‌‍‌​​ ‌​ ​‌​ ​‍​ ​​‌‍​ ‌‍​‌​ ‍​‌‍‌​‌‍​‌​‍ ‌‌‍‌‌​ ‌‌​ ‍​​ ‌ ​‍ ‌​ ‌​‌‍‌‍‌‍‌‍​ ‌​​‍ ‌​ ‍​​ ‌ ‌‍‌​‌‍​ ​‍ ‌​ ‌​​ ‌ ​ ​‌‌‍‌‌​ ‌‌​ ‌ ‌‍‌​‌‍​ ​ ‍‌​ ‍‌​ ​‌​ ‍​​ ‍ ‌ ‌​‌ ‍‌‌ ​​‌‍‌‌​ ‌‌ ‌‍‌‍‌‌‌‍ ‍‌ ‌‌‌‍‌‌‌‌​ ‌‍ ​‌ ‌‌‌‍‌ ‌‌​​‌‍​‌‌‍‌ ‌‍‌‌​ ‍ ‌ ​​‌‍​‌‌ ‌​‌‍‍​​ ‌‌ ​​‌‍​‌‌‍‌ ‌‍‌‌‌​​‍‌ ‌‌‌‍‍‌‌‍ ​‌‍‌​‌‍‌‌‌ ​‍​‍‌‌​ ‌‌‌​​‍‌‌ ‌‍‍ ‌‍‌‌‌ ‍‌​‍‌‌​ ​ ‌​‌​​‍‌‌​ ​ ‌​‌​​‍‌‌​ ​‍​ ​‍​ ​‌​ ‌​​ ‌‌‌‍​ ‌‍‌​‌‍​‍‌‍‌​‌‍‌‌‌‍​ ​ ‍‌‌‍‌‍​ ‌‌​‍‌‌​ ​‍​ ​‍​‍‌‌​ ‌‌‌​‌​​‍ ‍‌ ​ ‌ ‌‌‌‍​‍‌‌‌​‌‍‍‌‌ ‌​‌‍ ​‌‍‌‌​ ‌‍​‍‌‍​‌‌ ​ ‌‍‌‌‌‌‌‌‌ ​‍‌‍ ​​ ‌‌‍‍​‌ ‌​‌ ‌​‌ ​​‌ ​ ​‍‌‌​ ​ ‌​​‌​‍‌‌​ ​‍‌​‌‍​‍‌‌​ ​‍‌​‌‍‌‍​ ‌‍‍​‌‍‌‌‌‍ ​‌ ​ ‌‍‌‌‌‍​‌‌ ​​‌‍‍‌‌‍‌‌‌ ​‍‌ ​ ​‍ ‍‌ ​ ‌‍​‌‌‍ ‍‌‍‍‌‌ ‌​‌ ‍‌​‍ ‍‌ ​ ‌ ‌​‌ ‌‌‌‍‌​‌‍‍‌‌‍ ​‍‌‍‌‍‍‌‌‍‌​​ ‌​ ​‌​ ​‍​ ​​‌‍​ ‌‍​‌​ ‍​‌‍‌​‌‍​‌​‍ ‌‌‍‌‌​ ‌‌​ ‍​​ ‌ ​‍ ‌​ ‌​‌‍‌‍‌‍‌‍​ ‌​​‍ ‌​ ‍​​ ‌ ‌‍‌​‌‍​ ​‍ ‌​ ‌​​ ‌ ​ ​‌‌‍‌‌​ ‌‌​ ‌ ‌‍‌​‌‍​ ​ ‍‌​ ‍‌​ ​‌​ ‍​​‍‌‍‌ ‌​‌ ‍‌‌ ​​‌‍‌‌​ ‌‌ ‌‍‌‍‌‌‌‍ ‍‌ ‌‌‌‍‌‌‌‌​ ‌‍ ​‌ ‌‌‌‍‌ ‌‌​​‌‍​‌‌‍‌ ‌‍‌‌​‍‌‍‌ ​​‌‍​‌‌ ‌​‌‍‍​​ ‌‌ ​​‌‍​‌‌‍‌ ‌‍‌‌‌​​‍‌ ‌‌‌‍‍‌‌‍ ​‌‍‌​‌‍‌‌‌ ​‍​‍‌‌​ ‌‌‌​​‍‌‌ ‌‍‍ ‌‍‌‌‌ ‍‌​‍‌‌​ ​ ‌​‌​​‍‌‌​ ​ ‌​‌​​‍‌‌​ ​‍​ ​‍​ ​‌​ ‌​​ ‌‌‌‍​ ‌‍‌​‌‍​‍‌‍‌​‌‍‌‌‌‍​ ​ ‍‌‌‍‌‍​ ‌‌​‍‌‌​ ​‍​ ​‍​‍‌‌​ ‌‌‌​‌​​‍ ‍‌ ​ ‌ ‌‌‌‍​‍‌‌‌​‌‍‍‌‌ ‌​‌‍ ​‌‍‌‌​‍‌‍‌ ​​‌‍‌‌‌ ​‍‌ ​ ‌ ​​‌‍‌‌‌‍​ ‌ ‌​‌‍‍‌‌ ‌‍‌‍‌‌​ ‌‌ ​​‌ ‌‌‌‍​‍‌‍ ​‌‍‍‌‌ ​ ‌‍‍​‌‍‌‌‌‍‌​​‍​‍‌ ‌
Book a Court​​​​‌ ‍ ​‍​‍‌‍ ‌ ​‍‌‍‍‌‌‍‌ ‌‍‍‌‌‍ ‍​‍​‍​ ‍‍​‍​‍‌ ​ ‌‍​‌‌‍ ‍‌‍‍‌‌ ‌​‌ ‍‌​‍ ‍‌‍‍‌‌‍ ​‍​‍​‍ ​​‍​‍‌‍‍​‌ ​‍‌‍‌‌‌‍‌‍​‍​‍​ ‍‍​‍​‍‌‍‍​‌ ‌​‌ ‌​‌ ​​‌ ​ ​ ‍‍​‍ ​‍ ‌‍​ ‌‍‍​‌‍‌‌‌‍ ​‌ ​ ‌‍‌‌‌‍​‌‌ ​​‌‍‍‌‌‍‌‌‌ ​‍‌ ​ ​‍ ‍‌ ​ ‌‍​‌‌‍ ‍‌‍‍‌‌ ‌​‌ ‍‌​‍ ‍‌ ​ ‌ ‌​‌ ‌‌‌‍‌​‌‍‍‌‌‍ ​‍ ‌‍‍‌‌‍ ‍‌ ‌​‌‍‌‌‌‍ ‍‌ ‌​​‍ ‌‍‌‌‌‍‌​‌‍‍‌‌ ‌​​‍ ‌‍ ‌‌‍ ‌‍‌​‌‍‌‌​ ‌‌ ​​‌ ​‍‌‍‌‌‌ ​ ‌‍‌‌‌‍ ‍‌ ‌​‌‍​‌‌ ‌​‌‍‍‌‌‍ ‌‍ ‍​ ‍ ‌‍‍‌‌‍‌​​ ‌​ ​‌​ ​‍​ ​​‌‍​ ‌‍​‌​ ‍​‌‍‌​‌‍​‌​‍ ‌‌‍‌‌​ ‌‌​ ‍​​ ‌ ​‍ ‌​ ‌​‌‍‌‍‌‍‌‍​ ‌​​‍ ‌​ ‍​​ ‌ ‌‍‌​‌‍​ ​‍ ‌​ ‌​​ ‌ ​ ​‌‌‍‌‌​ ‌‌​ ‌ ‌‍‌​‌‍​ ​ ‍‌​ ‍‌​ ​‌​ ‍​​ ‍ ‌ ‌​‌ ‍‌‌ ​​‌‍‌‌​ ‌‌ ‌‍‌‍‌‌‌‍ ‍‌ ‌‌‌‍‌‌‌‌​ ‌‍ ​‌ ‌‌‌‍‌ ‌‌​​‌‍​‌‌‍‌ ‌‍‌‌​ ‍ ‌ ​​‌‍​‌‌ ‌​‌‍‍​​ ‌‌ ​​‌‍​‌‌‍‌ ‌‍‌‌‌​​‍‌ ‌‌‌‍‍‌‌‍ ​‌‍‌​‌‍‌‌‌ ​‍​‍‌‌​ ‌‌‌​​‍‌‌ ‌‍‍ ‌‍‌‌‌ ‍‌​‍‌‌​ ​ ‌​‌​​‍‌‌​ ​ ‌​‌​​‍‌‌​ ​‍​ ​‍​ ​‌​ ‌​​ ‌‌‌‍​ ‌‍‌​‌‍​‍‌‍‌​‌‍‌‌‌‍​ ​ ‍‌‌‍‌‍​ ‌‌​‍‌‌​ ​‍​ ​‍​‍‌‌​ ‌‌‌​‌​​‍ ‍‌‍​‍‌ ‌‌‌ ‌​‌ ‌​‌‍ ‌‍ ‍‌ ​ ​‍‌‌​ ‌‌‌​​‍‌‌ ‌‍‍ ‌‍‌‌‌ ‍‌​‍‌‌​ ​ ‌​‌​​‍‌‌​ ​ ‌​‌​​‍‌‌​ ​‍​ ​‍‌‍​‌​ ​​​ ​ ‌‍​‌‌‍​ ​ ​ ‌‍‌‍​ ‌ ‌‍​‌​ ​ ‌‍‌‌​ ​​​‍‌‌​ ​‍​ ​‍​‍‌‌​ ‌‌‌​‌​​‍ ‍‌ ‌​‌‍‌‌‌ ‍​‌ ‌​​ ‌‍​‍‌‍​‌‌ ​ ‌‍‌‌‌‌‌‌‌ ​‍‌‍ ​​ ‌‌‍‍​‌ ‌​‌ ‌​‌ ​​‌ ​ ​‍‌‌​ ​ ‌​​‌​‍‌‌​ ​‍‌​‌‍​‍‌‌​ ​‍‌​‌‍‌‍​ ‌‍‍​‌‍‌‌‌‍ ​‌ ​ ‌‍‌‌‌‍​‌‌ ​​‌‍‍‌‌‍‌‌‌ ​‍‌ ​ ​‍ ‍‌ ​ ‌‍​‌‌‍ ‍‌‍‍‌‌ ‌​‌ ‍‌​‍ ‍‌ ​ ‌ ‌​‌ ‌‌‌‍‌​‌‍‍‌‌‍ ​‍‌‍‌‍‍‌‌‍‌​​ ‌​ ​‌​ ​‍​ ​​‌‍​ ‌‍​‌​ ‍​‌‍‌​‌‍​‌​‍ ‌‌‍‌‌​ ‌‌​ ‍​​ ‌ ​‍ ‌​ ‌​‌‍‌‍‌‍‌‍​ ‌​​‍ ‌​ ‍​​ ‌ ‌‍‌​‌‍​ ​‍ ‌​ ‌​​ ‌ ​ ​‌‌‍‌‌​ ‌‌​ ‌ ‌‍‌​‌‍​ ​ ‍‌​ ‍‌​ ​‌​ ‍​​‍‌‍‌ ‌​‌ ‍‌‌ ​​‌‍‌‌​ ‌‌ ‌‍‌‍‌‌‌‍ ‍‌ ‌‌‌‍‌‌‌‌​ ‌‍ ​‌ ‌‌‌‍‌ ‌‌​​‌‍​‌‌‍‌ ‌‍‌‌​‍‌‍‌ ​​‌‍​‌‌ ‌​‌‍‍​​ ‌‌ ​​‌‍​‌‌‍‌ ‌‍‌‌‌​​‍‌ ‌‌‌‍‍‌‌‍ ​‌‍‌​‌‍‌‌‌ ​‍​‍‌‌​ ‌‌‌​​‍‌‌ ‌‍‍ ‌‍‌‌‌ ‍‌​‍‌‌​ ​ ‌​‌​​‍‌‌​ ​ ‌​‌​​‍‌‌​ ​‍​ ​‍​ ​‌​ ‌​​ ‌‌‌‍​ ‌‍‌​‌‍​‍‌‍‌​‌‍‌‌‌‍​ ​ ‍‌‌‍‌‍​ ‌‌​‍‌‌​ ​‍​ ​‍​‍‌‌​ ‌‌‌​‌​​‍ ‍‌‍​‍‌ ‌‌‌ ‌​‌ ‌​‌‍ ‌‍ ‍‌ ​ ​‍‌‌​ ‌‌‌​​‍‌‌ ‌‍‍ ‌‍‌‌‌ ‍‌​‍‌‌​ ​ ‌​‌​​‍‌‌​ ​ ‌​‌​​‍‌‌​ ​‍​ ​‍‌‍​‌​ ​​​ ​ ‌‍​‌‌‍​ ​ ​ ‌‍‌‍​ ‌ ‌‍​‌​ ​ ‌‍‌‌​ ​​​‍‌‌​ ​‍​ ​‍​‍‌‌​ ‌‌‌​‌​​‍ ‍‌ ‌​‌‍‌‌‌ ‍​‌ ‌​​‍‌‍‌ ​​‌‍‌‌‌ ​‍‌ ​ ‌ ​​‌‍‌‌‌‍​ ‌ ‌​‌‍‍‌‌ ‌‍‌‍‌‌​ ‌‌ ​​‌ ‌‌‌‍​‍‌‍ ​‌‍‍‌‌ ​ ‌‍‍​‌‍‌‌‌‍‌​​‍​‍‌ ‌